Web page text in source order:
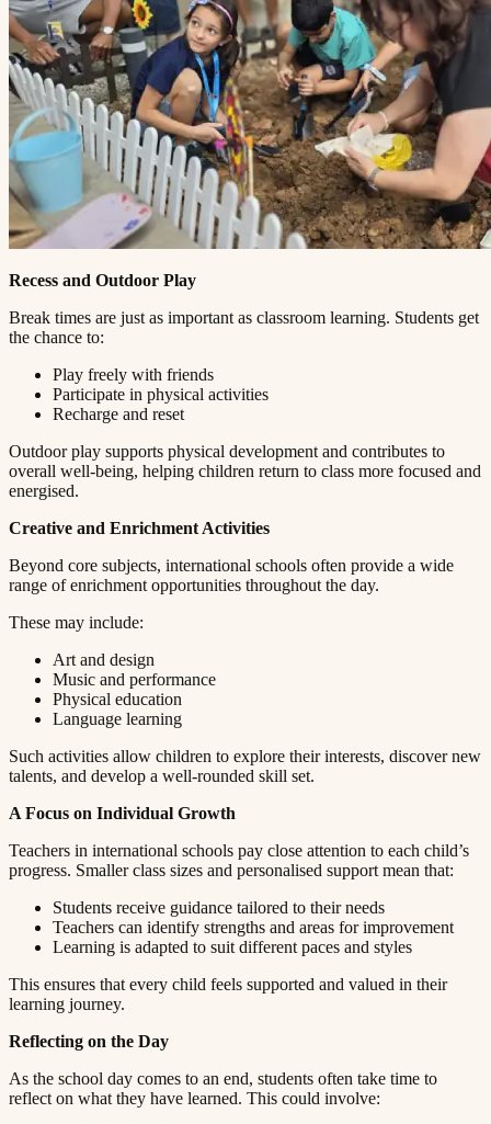
Recess and Outdoor Play​​​​‌ ‍ ​‍​‍‌‍ ‌ ​‍‌‍‍‌‌‍‌ ‌‍‍‌‌‍ ‍​‍​‍​ ‍‍​‍​‍‌ ​ ‌‍​‌‌‍ ‍‌‍‍‌‌ ‌​‌ ‍‌​‍ ‍‌‍‍‌‌‍ ​‍​‍​‍ ​​‍​‍‌‍‍​‌ ​‍‌‍‌‌‌‍‌‍​‍​‍​ ‍‍​‍​‍​‍ ‌ ​ ‌ ‌​‌ ‌‌‌‍‌​‌‍‍‌‌‍ ​‍ ‌‍‍‌‌‍ ‍‌ ‌​‌‍‌‌‌‍ ‍‌ ‌​​‍ ‌‍‌‌‌‍‌​‌‍‍‌‌ ‌​​‍ ‌‍ ‌‌‍ ‌‍‌​‌‍‌‌​ ‌‌ ​​‌ ​‍‌‍‌‌‌ ​ ‌‍‌‌‌‍ ‍‌ ‌​‌‍​‌‌ ‌​‌‍‍‌‌‍ ‌‍ ‍​ ‍ ‌‍‍‌‌‍‌​​ ‌​ ‌‍‌‍‌​​ ‌ ‌‍​ ​ ​‍‌‍‌‍​ ‍‌​ ​‍​‍ ‌​ ‌‍​ ‌ ​ ​‌​ ‌‌​‍ ‌​ ‌​​ ​‌‌‍‌‌​ ​‍​‍ ‌​ ‍​​ ‌ ‌‍‌‌​ ‌‌​‍ ‌‌‍‌‍‌‍‌‌‌‍‌‍‌‍​‍​ ‍‌‌‍​‍​ ​​​ ‌ ‌‍‌‌‌‍​ ​ ‍​​ ‌‍​ ‍ ‌ ‌​‌ ‍‌‌ ​​‌‍‌‌​ ‌‌‍ ‍‌‍‌‌‌ ‌ ‌ ​ ​ ‍ ‌ ​​‌‍​‌‌ ‌​‌‍‍​​ ‌‌‍​ ‌‍ ‌‍ ‍‌ ‌​‌‍‌‌‌‍ ‍‌ ‌​​‍‌‌​ ‌‌‌​​‍‌‌ ‌‍‍ ‌‍‌‌‌ ‍‌​‍‌‌​ ​ ‌​‌​​‍‌‌​ ​ ‌​‌​​‍‌‌​ ​‍​ ​‍​ ‌ ​ ‍​‌‍‌​‌‍​ ‌‍​‍​ ​‌‌‍​‍​ ‌‍​ ‌ ‌‍‌‌‌‍‌‍‌‍​ ​‍‌‌​ ​‍​ ​‍​‍‌‌​ ‌‌‌​‌​​‍ ‍‌‍​ ‌‍‍​‌‍‍‌‌‍ ​‌‍‌​‌ ​‍‌‍‌‌‌‍ ‍​‍‌‌​ ‌‌‌​​‍‌‌ ‌‍‍ ‌‍‌‌‌ ‍‌​‍‌‌​ ​ ‌​‌​​‍‌‌​ ​ ‌​‌​​‍‌‌​ ​‍​ ​‍‌‍​‌​ ​‍​ ​‍‌‍​ ​ ​‍​ ‌‍‌‍‌‍​ ‌‍‌‍​‌‌‍​ ​ ​​‌‍​‌​‍‌‌​ ​‍​ ​‍​‍‌‌​ ‌‌‌​‌​​‍ ‍‌ ‌​‌‍‌‌‌ ‍​‌ ‌​​ ‌‍​‍‌‍​‌‌ ​ ‌‍‌‌‌‌‌‌‌ ​‍‌‍ ​​ ‌​‍‌‌​ ​‍‌​‌‍‌ ​ ‌ ‌​‌ ‌‌‌‍‌​‌‍‍‌‌‍ ​‍‌‍‌‍‍‌‌‍‌​​ ‌​ ‌‍‌‍‌​​ ‌ ‌‍​ ​ ​‍‌‍‌‍​ ‍‌​ ​‍​‍ ‌​ ‌‍​ ‌ ​ ​‌​ ‌‌​‍ ‌​ ‌​​ ​‌‌‍‌‌​ ​‍​‍ ‌​ ‍​​ ‌ ‌‍‌‌​ ‌‌​‍ ‌‌‍‌‍‌‍‌‌‌‍‌‍‌‍​‍​ ‍‌‌‍​‍​ ​​​ ‌ ‌‍‌‌‌‍​ ​ ‍​​ ‌‍​‍‌‍‌ ‌​‌ ‍‌‌ ​​‌‍‌‌​ ‌‌‍ ‍‌‍‌‌‌ ‌ ‌ ​ ​‍‌‍‌ ​​‌‍​‌‌ ‌​‌‍‍​​ ‌‌‍​ ‌‍ ‌‍ ‍‌ ‌​‌‍‌‌‌‍ ‍‌ ‌​​‍‌‌​ ‌‌‌​​‍‌‌ ‌‍‍ ‌‍‌‌‌ ‍‌​‍‌‌​ ​ ‌​‌​​‍‌‌​ ​ ‌​‌​​‍‌‌​ ​‍​ ​‍​ ‌ ​ ‍​‌‍‌​‌‍​ ‌‍​‍​ ​‌‌‍​‍​ ‌‍​ ‌ ‌‍‌‌‌‍‌‍‌‍​ ​‍‌‌​ ​‍​ ​‍​‍‌‌​ ‌‌‌​‌​​‍ ‍‌‍​ ‌‍‍​‌‍‍‌‌‍ ​‌‍‌​‌ ​‍‌‍‌‌‌‍ ‍​‍‌‌​ ‌‌‌​​‍‌‌ ‌‍‍ ‌‍‌‌‌ ‍‌​‍‌‌​ ​ ‌​‌​​‍‌‌​ ​ ‌​‌​​‍‌‌​ ​‍​ ​‍‌‍​‌​ ​‍​ ​‍‌‍​ ​ ​‍​ ‌‍‌‍‌‍​ ‌‍‌‍​‌‌‍​ ​ ​​‌‍​‌​‍‌‌​ ​‍​ ​‍​‍‌‌​ ‌‌‌​‌​​‍ ‍‌ ‌​‌‍‌‌‌ ‍​‌ ‌​​‍‌‍‌ ​​‌‍‌‌‌ ​‍‌ ​ ‌ ​​‌‍‌‌‌‍​ ‌ ‌​‌‍‍‌‌ ‌‍‌‍‌‌​ ‌‌ ​​‌ ‌‌‌‍​‍‌‍ ​‌‍‍‌‌ ​ ‌‍‍​‌‍‌‌‌‍‌​​‍​‍‌ ‌
Break times are just as important as classroom learning. Students get
the chance to:​​​​‌ ‍ ​‍​‍‌‍ ‌ ​‍‌‍‍‌‌‍‌ ‌‍‍‌‌‍ ‍​‍​‍​ ‍‍​‍​‍‌ ​ ‌‍​‌‌‍ ‍‌‍‍‌‌ ‌​‌ ‍‌​‍ ‍‌‍‍‌‌‍ ​‍​‍​‍ ​​‍​‍‌‍‍​‌ ​‍‌‍‌‌‌‍‌‍​‍​‍​ ‍‍​‍​‍​‍ ‌ ​ ‌ ‌​‌ ‌‌‌‍‌​‌‍‍‌‌‍ ​‍ ‌‍‍‌‌‍ ‍‌ ‌​‌‍‌‌‌‍ ‍‌ ‌​​‍ ‌‍‌‌‌‍‌​‌‍‍‌‌ ‌​​‍ ‌‍ ‌‌‍ ‌‍‌​‌‍‌‌​ ‌‌ ​​‌ ​‍‌‍‌‌‌ ​ ‌‍‌‌‌‍ ‍‌ ‌​‌‍​‌‌ ‌​‌‍‍‌‌‍ ‌‍ ‍​ ‍ ‌‍‍‌‌‍‌​​ ‌​ ‌‍‌‍‌​​ ‌ ‌‍​ ​ ​‍‌‍‌‍​ ‍‌​ ​‍​‍ ‌​ ‌‍​ ‌ ​ ​‌​ ‌‌​‍ ‌​ ‌​​ ​‌‌‍‌‌​ ​‍​‍ ‌​ ‍​​ ‌ ‌‍‌‌​ ‌‌​‍ ‌‌‍‌‍‌‍‌‌‌‍‌‍‌‍​‍​ ‍‌‌‍​‍​ ​​​ ‌ ‌‍‌‌‌‍​ ​ ‍​​ ‌‍​ ‍ ‌ ‌​‌ ‍‌‌ ​​‌‍‌‌​ ‌‌‍ ‍‌‍‌‌‌ ‌ ‌ ​ ​ ‍ ‌ ​​‌‍​‌‌ ‌​‌‍‍​​ ‌‌‍​ ‌‍ ‌‍ ‍‌ ‌​‌‍‌‌‌‍ ‍‌ ‌​​‍‌‌​ ‌‌‌​​‍‌‌ ‌‍‍ ‌‍‌‌‌ ‍‌​‍‌‌​ ​ ‌​‌​​‍‌‌​ ​ ‌​‌​​‍‌‌​ ​‍​ ​‍​ ​ ​ ‌‍​ ​ ​ ‌‍​ ‌​‌‍‌​‌‍‌​‌‍‌​‌‍​ ​ ‌‌‌‍​‌‌‍‌‌​‍‌‌​ ​‍​ ​‍​‍‌‌​ ‌‌‌​‌​​‍ ‍‌‍​ ‌‍‍​‌‍‍‌‌‍ ​‌‍‌​‌ ​‍‌‍‌‌‌‍ ‍​‍‌‌​ ‌‌‌​​‍‌‌ ‌‍‍ ‌‍‌‌‌ ‍‌​‍‌‌​ ​ ‌​‌​​‍‌‌​ ​ ‌​‌​​‍‌‌​ ​‍​ ​‍​ ​‌‌‍​‌‌‍‌‌​ ​‍‌‍​‌​ ‌‌​ ‌‍​ ​‍​ ‌ ‌‍‌‌​ ​ ​ ‌‍​‍‌‌​ ​‍​ ​‍​‍‌‌​ ‌‌‌​‌​​‍ ‍‌ ‌​‌‍‌‌‌ ‍​‌ ‌​​ ‌‍​‍‌‍​‌‌ ​ ‌‍‌‌‌‌‌‌‌ ​‍‌‍ ​​ ‌​‍‌‌​ ​‍‌​‌‍‌ ​ ‌ ‌​‌ ‌‌‌‍‌​‌‍‍‌‌‍ ​‍‌‍‌‍‍‌‌‍‌​​ ‌​ ‌‍‌‍‌​​ ‌ ‌‍​ ​ ​‍‌‍‌‍​ ‍‌​ ​‍​‍ ‌​ ‌‍​ ‌ ​ ​‌​ ‌‌​‍ ‌​ ‌​​ ​‌‌‍‌‌​ ​‍​‍ ‌​ ‍​​ ‌ ‌‍‌‌​ ‌‌​‍ ‌‌‍‌‍‌‍‌‌‌‍‌‍‌‍​‍​ ‍‌‌‍​‍​ ​​​ ‌ ‌‍‌‌‌‍​ ​ ‍​​ ‌‍​‍‌‍‌ ‌​‌ ‍‌‌ ​​‌‍‌‌​ ‌‌‍ ‍‌‍‌‌‌ ‌ ‌ ​ ​‍‌‍‌ ​​‌‍​‌‌ ‌​‌‍‍​​ ‌‌‍​ ‌‍ ‌‍ ‍‌ ‌​‌‍‌‌‌‍ ‍‌ ‌​​‍‌‌​ ‌‌‌​​‍‌‌ ‌‍‍ ‌‍‌‌‌ ‍‌​‍‌‌​ ​ ‌​‌​​‍‌‌​ ​ ‌​‌​​‍‌‌​ ​‍​ ​‍​ ​ ​ ‌‍​ ​ ​ ‌‍​ ‌​‌‍‌​‌‍‌​‌‍‌​‌‍​ ​ ‌‌‌‍​‌‌‍‌‌​‍‌‌​ ​‍​ ​‍​‍‌‌​ ‌‌‌​‌​​‍ ‍‌‍​ ‌‍‍​‌‍‍‌‌‍ ​‌‍‌​‌ ​‍‌‍‌‌‌‍ ‍​‍‌‌​ ‌‌‌​​‍‌‌ ‌‍‍ ‌‍‌‌‌ ‍‌​‍‌‌​ ​ ‌​‌​​‍‌‌​ ​ ‌​‌​​‍‌‌​ ​‍​ ​‍​ ​‌‌‍​‌‌‍‌‌​ ​‍‌‍​‌​ ‌‌​ ‌‍​ ​‍​ ‌ ‌‍‌‌​ ​ ​ ‌‍​‍‌‌​ ​‍​ ​‍​‍‌‌​ ‌‌‌​‌​​‍ ‍‌ ‌​‌‍‌‌‌ ‍​‌ ‌​​‍‌‍‌ ​​‌‍‌‌‌ ​‍‌ ​ ‌ ​​‌‍‌‌‌‍​ ‌ ‌​‌‍‍‌‌ ‌‍‌‍‌‌​ ‌‌ ​​‌ ‌‌‌‍​‍‌‍ ​‌‍‍‌‌ ​ ‌‍‍​‌‍‌‌‌‍‌​​‍​‍‌ ‌
Play freely with friends​​​​‌ ‍ ​‍​‍‌‍ ‌ ​‍‌‍‍‌‌‍‌ ‌‍‍‌‌‍ ‍​‍​‍​ ‍‍​‍​‍‌ ​ ‌‍​‌‌‍ ‍‌‍‍‌‌ ‌​‌ ‍‌​‍ ‍‌‍‍‌‌‍ ​‍​‍​‍ ​​‍​‍‌‍‍​‌ ​‍‌‍‌‌‌‍‌‍​‍​‍​ ‍‍​‍​‍​‍ ‌ ​ ‌ ‌​‌ ‌‌‌‍‌​‌‍‍‌‌‍ ​‍ ‌‍‍‌‌‍ ‍‌ ‌​‌‍‌‌‌‍ ‍‌ ‌​​‍ ‌‍‌‌‌‍‌​‌‍‍‌‌ ‌​​‍ ‌‍ ‌‌‍ ‌‍‌​‌‍‌‌​ ‌‌ ​​‌ ​‍‌‍‌‌‌ ​ ‌‍‌‌‌‍ ‍‌ ‌​‌‍​‌‌ ‌​‌‍‍‌‌‍ ‌‍ ‍​ ‍ ‌‍‍‌‌‍‌​​ ‌​ ‌‍‌‍‌​​ ‌ ‌‍​ ​ ​‍‌‍‌‍​ ‍‌​ ​‍​‍ ‌​ ‌‍​ ‌ ​ ​‌​ ‌‌​‍ ‌​ ‌​​ ​‌‌‍‌‌​ ​‍​‍ ‌​ ‍​​ ‌ ‌‍‌‌​ ‌‌​‍ ‌‌‍‌‍‌‍‌‌‌‍‌‍‌‍​‍​ ‍‌‌‍​‍​ ​​​ ‌ ‌‍‌‌‌‍​ ​ ‍​​ ‌‍​ ‍ ‌ ‌​‌ ‍‌‌ ​​‌‍‌‌​ ‌‌‍ ‍‌‍‌‌‌ ‌ ‌ ​ ​ ‍ ‌ ​​‌‍​‌‌ ‌​‌‍‍​​ ‌‌‍​ ‌‍ ‌‍ ‍‌ ‌​‌‍‌‌‌‍ ‍‌ ‌​​‍‌‌​ ‌‌‌​​‍‌‌ ‌‍‍ ‌‍‌‌‌ ‍‌​‍‌‌​ ​ ‌​‌​​‍‌‌​ ​ ‌​‌​​‍‌‌​ ​‍​ ​‍‌‍‌‍​ ‌‌​ ‌‌​ ‌ ​ ‌​​ ​‍​ ‌‍‌‍‌‍​ ​‌​ ‌​​ ​‍‌‍​‌​‍‌‌​ ​‍​ ​‍​‍‌‌​ ‌‌‌​‌​​‍ ‍‌‍​ ‌‍‍​‌‍‍‌‌‍ ​‌‍‌​‌ ​‍‌‍‌‌‌‍ ‍​‍‌‌​ ‌‌‌​​‍‌‌ ‌‍‍ ‌‍‌‌‌ ‍‌​‍‌‌​ ​ ‌​‌​​‍‌‌​ ​ ‌​‌​​‍‌‌​ ​‍​ ​‍‌‍​‌​ ​​​ ‌​​ ‌​‌‍​‌​ ‌ ​ ​‍​ ‍​​ ‍‌‌‍​‍​ ‍‌‌‍‌‌​‍‌‌​ ​‍​ ​‍​‍‌‌​ ‌‌‌​‌​​‍ ‍‌ ‌​‌‍‌‌‌ ‍​‌ ‌​​ ‌‍​‍‌‍​‌‌ ​ ‌‍‌‌‌‌‌‌‌ ​‍‌‍ ​​ ‌​‍‌‌​ ​‍‌​‌‍‌ ​ ‌ ‌​‌ ‌‌‌‍‌​‌‍‍‌‌‍ ​‍‌‍‌‍‍‌‌‍‌​​ ‌​ ‌‍‌‍‌​​ ‌ ‌‍​ ​ ​‍‌‍‌‍​ ‍‌​ ​‍​‍ ‌​ ‌‍​ ‌ ​ ​‌​ ‌‌​‍ ‌​ ‌​​ ​‌‌‍‌‌​ ​‍​‍ ‌​ ‍​​ ‌ ‌‍‌‌​ ‌‌​‍ ‌‌‍‌‍‌‍‌‌‌‍‌‍‌‍​‍​ ‍‌‌‍​‍​ ​​​ ‌ ‌‍‌‌‌‍​ ​ ‍​​ ‌‍​‍‌‍‌ ‌​‌ ‍‌‌ ​​‌‍‌‌​ ‌‌‍ ‍‌‍‌‌‌ ‌ ‌ ​ ​‍‌‍‌ ​​‌‍​‌‌ ‌​‌‍‍​​ ‌‌‍​ ‌‍ ‌‍ ‍‌ ‌​‌‍‌‌‌‍ ‍‌ ‌​​‍‌‌​ ‌‌‌​​‍‌‌ ‌‍‍ ‌‍‌‌‌ ‍‌​‍‌‌​ ​ ‌​‌​​‍‌‌​ ​ ‌​‌​​‍‌‌​ ​‍​ ​‍‌‍‌‍​ ‌‌​ ‌‌​ ‌ ​ ‌​​ ​‍​ ‌‍‌‍‌‍​ ​‌​ ‌​​ ​‍‌‍​‌​‍‌‌​ ​‍​ ​‍​‍‌‌​ ‌‌‌​‌​​‍ ‍‌‍​ ‌‍‍​‌‍‍‌‌‍ ​‌‍‌​‌ ​‍‌‍‌‌‌‍ ‍​‍‌‌​ ‌‌‌​​‍‌‌ ‌‍‍ ‌‍‌‌‌ ‍‌​‍‌‌​ ​ ‌​‌​​‍‌‌​ ​ ‌​‌​​‍‌‌​ ​‍​ ​‍‌‍​‌​ ​​​ ‌​​ ‌​‌‍​‌​ ‌ ​ ​‍​ ‍​​ ‍‌‌‍​‍​ ‍‌‌‍‌‌​‍‌‌​ ​‍​ ​‍​‍‌‌​ ‌‌‌​‌​​‍ ‍‌ ‌​‌‍‌‌‌ ‍​‌ ‌​​‍‌‍‌ ​​‌‍‌‌‌ ​‍‌ ​ ‌ ​​‌‍‌‌‌‍​ ‌ ‌​‌‍‍‌‌ ‌‍‌‍‌‌​ ‌‌ ​​‌ ‌‌‌‍​‍‌‍ ​‌‍‍‌‌ ​ ‌‍‍​‌‍‌‌‌‍‌​​‍​‍‌ ‌
Participate in physical activities​​​​‌ ‍ ​‍​‍‌‍ ‌ ​‍‌‍‍‌‌‍‌ ‌‍‍‌‌‍ ‍​‍​‍​ ‍‍​‍​‍‌ ​ ‌‍​‌‌‍ ‍‌‍‍‌‌ ‌​‌ ‍‌​‍ ‍‌‍‍‌‌‍ ​‍​‍​‍ ​​‍​‍‌‍‍​‌ ​‍‌‍‌‌‌‍‌‍​‍​‍​ ‍‍​‍​‍​‍ ‌ ​ ‌ ‌​‌ ‌‌‌‍‌​‌‍‍‌‌‍ ​‍ ‌‍‍‌‌‍ ‍‌ ‌​‌‍‌‌‌‍ ‍‌ ‌​​‍ ‌‍‌‌‌‍‌​‌‍‍‌‌ ‌​​‍ ‌‍ ‌‌‍ ‌‍‌​‌‍‌‌​ ‌‌ ​​‌ ​‍‌‍‌‌‌ ​ ‌‍‌‌‌‍ ‍‌ ‌​‌‍​‌‌ ‌​‌‍‍‌‌‍ ‌‍ ‍​ ‍ ‌‍‍‌‌‍‌​​ ‌​ ‌‍‌‍‌​​ ‌ ‌‍​ ​ ​‍‌‍‌‍​ ‍‌​ ​‍​‍ ‌​ ‌‍​ ‌ ​ ​‌​ ‌‌​‍ ‌​ ‌​​ ​‌‌‍‌‌​ ​‍​‍ ‌​ ‍​​ ‌ ‌‍‌‌​ ‌‌​‍ ‌‌‍‌‍‌‍‌‌‌‍‌‍‌‍​‍​ ‍‌‌‍​‍​ ​​​ ‌ ‌‍‌‌‌‍​ ​ ‍​​ ‌‍​ ‍ ‌ ‌​‌ ‍‌‌ ​​‌‍‌‌​ ‌‌‍ ‍‌‍‌‌‌ ‌ ‌ ​ ​ ‍ ‌ ​​‌‍​‌‌ ‌​‌‍‍​​ ‌‌‍​ ‌‍ ‌‍ ‍‌ ‌​‌‍‌‌‌‍ ‍‌ ‌​​‍‌‌​ ‌‌‌​​‍‌‌ ‌‍‍ ‌‍‌‌‌ ‍‌​‍‌‌​ ​ ‌​‌​​‍‌‌​ ​ ‌​‌​​‍‌‌​ ​‍​ ​‍‌‍‌​‌‍‌‌​ ‌‍​ ​‌‌‍​ ‌‍‌‍‌‍​ ‌‍‌‌‌‍‌​‌‍‌​‌‍‌‌​ ‍‌​‍‌‌​ ​‍​ ​‍​‍‌‌​ ‌‌‌​‌​​‍ ‍‌‍​ ‌‍‍​‌‍‍‌‌‍ ​‌‍‌​‌ ​‍‌‍‌‌‌‍ ‍​‍‌‌​ ‌‌‌​​‍‌‌ ‌‍‍ ‌‍‌‌‌ ‍‌​‍‌‌​ ​ ‌​‌​​‍‌‌​ ​ ‌​‌​​‍‌‌​ ​‍​ ​‍‌‍‌‍​ ‍‌​ ‌​‌‍‌‌​ ​​​ ‍​​ ​‍​ ​‍‌‍‌​‌‍​ ​ ‌ ‌‍‌‌​‍‌‌​ ​‍​ ​‍​‍‌‌​ ‌‌‌​‌​​‍ ‍‌ ‌​‌‍‌‌‌ ‍​‌ ‌​​ ‌‍​‍‌‍​‌‌ ​ ‌‍‌‌‌‌‌‌‌ ​‍‌‍ ​​ ‌​‍‌‌​ ​‍‌​‌‍‌ ​ ‌ ‌​‌ ‌‌‌‍‌​‌‍‍‌‌‍ ​‍‌‍‌‍‍‌‌‍‌​​ ‌​ ‌‍‌‍‌​​ ‌ ‌‍​ ​ ​‍‌‍‌‍​ ‍‌​ ​‍​‍ ‌​ ‌‍​ ‌ ​ ​‌​ ‌‌​‍ ‌​ ‌​​ ​‌‌‍‌‌​ ​‍​‍ ‌​ ‍​​ ‌ ‌‍‌‌​ ‌‌​‍ ‌‌‍‌‍‌‍‌‌‌‍‌‍‌‍​‍​ ‍‌‌‍​‍​ ​​​ ‌ ‌‍‌‌‌‍​ ​ ‍​​ ‌‍​‍‌‍‌ ‌​‌ ‍‌‌ ​​‌‍‌‌​ ‌‌‍ ‍‌‍‌‌‌ ‌ ‌ ​ ​‍‌‍‌ ​​‌‍​‌‌ ‌​‌‍‍​​ ‌‌‍​ ‌‍ ‌‍ ‍‌ ‌​‌‍‌‌‌‍ ‍‌ ‌​​‍‌‌​ ‌‌‌​​‍‌‌ ‌‍‍ ‌‍‌‌‌ ‍‌​‍‌‌​ ​ ‌​‌​​‍‌‌​ ​ ‌​‌​​‍‌‌​ ​‍​ ​‍‌‍‌​‌‍‌‌​ ‌‍​ ​‌‌‍​ ‌‍‌‍‌‍​ ‌‍‌‌‌‍‌​‌‍‌​‌‍‌‌​ ‍‌​‍‌‌​ ​‍​ ​‍​‍‌‌​ ‌‌‌​‌​​‍ ‍‌‍​ ‌‍‍​‌‍‍‌‌‍ ​‌‍‌​‌ ​‍‌‍‌‌‌‍ ‍​‍‌‌​ ‌‌‌​​‍‌‌ ‌‍‍ ‌‍‌‌‌ ‍‌​‍‌‌​ ​ ‌​‌​​‍‌‌​ ​ ‌​‌​​‍‌‌​ ​‍​ ​‍‌‍‌‍​ ‍‌​ ‌​‌‍‌‌​ ​​​ ‍​​ ​‍​ ​‍‌‍‌​‌‍​ ​ ‌ ‌‍‌‌​‍‌‌​ ​‍​ ​‍​‍‌‌​ ‌‌‌​‌​​‍ ‍‌ ‌​‌‍‌‌‌ ‍​‌ ‌​​‍‌‍‌ ​​‌‍‌‌‌ ​‍‌ ​ ‌ ​​‌‍‌‌‌‍​ ‌ ‌​‌‍‍‌‌ ‌‍‌‍‌‌​ ‌‌ ​​‌ ‌‌‌‍​‍‌‍ ​‌‍‍‌‌ ​ ‌‍‍​‌‍‌‌‌‍‌​​‍​‍‌ ‌
Recharge and reset​​​​‌ ‍ ​‍​‍‌‍ ‌ ​‍‌‍‍‌‌‍‌ ‌‍‍‌‌‍ ‍​‍​‍​ ‍‍​‍​‍‌ ​ ‌‍​‌‌‍ ‍‌‍‍‌‌ ‌​‌ ‍‌​‍ ‍‌‍‍‌‌‍ ​‍​‍​‍ ​​‍​‍‌‍‍​‌ ​‍‌‍‌‌‌‍‌‍​‍​‍​ ‍‍​‍​‍​‍ ‌ ​ ‌ ‌​‌ ‌‌‌‍‌​‌‍‍‌‌‍ ​‍ ‌‍‍‌‌‍ ‍‌ ‌​‌‍‌‌‌‍ ‍‌ ‌​​‍ ‌‍‌‌‌‍‌​‌‍‍‌‌ ‌​​‍ ‌‍ ‌‌‍ ‌‍‌​‌‍‌‌​ ‌‌ ​​‌ ​‍‌‍‌‌‌ ​ ‌‍‌‌‌‍ ‍‌ ‌​‌‍​‌‌ ‌​‌‍‍‌‌‍ ‌‍ ‍​ ‍ ‌‍‍‌‌‍‌​​ ‌​ ‌‍‌‍‌​​ ‌ ‌‍​ ​ ​‍‌‍‌‍​ ‍‌​ ​‍​‍ ‌​ ‌‍​ ‌ ​ ​‌​ ‌‌​‍ ‌​ ‌​​ ​‌‌‍‌‌​ ​‍​‍ ‌​ ‍​​ ‌ ‌‍‌‌​ ‌‌​‍ ‌‌‍‌‍‌‍‌‌‌‍‌‍‌‍​‍​ ‍‌‌‍​‍​ ​​​ ‌ ‌‍‌‌‌‍​ ​ ‍​​ ‌‍​ ‍ ‌ ‌​‌ ‍‌‌ ​​‌‍‌‌​ ‌‌‍ ‍‌‍‌‌‌ ‌ ‌ ​ ​ ‍ ‌ ​​‌‍​‌‌ ‌​‌‍‍​​ ‌‌‍​ ‌‍ ‌‍ ‍‌ ‌​‌‍‌‌‌‍ ‍‌ ‌​​‍‌‌​ ‌‌‌​​‍‌‌ ‌‍‍ ‌‍‌‌‌ ‍‌​‍‌‌​ ​ ‌​‌​​‍‌‌​ ​ ‌​‌​​‍‌‌​ ​‍​ ​‍‌‍​ ‌‍​‌​ ‌‍‌‍‌‌​ ‌​‌‍‌‌‌‍‌‌​ ‌ ​ ‍​​ ‌‌‌‍​ ‌‍‌‌​‍‌‌​ ​‍​ ​‍​‍‌‌​ ‌‌‌​‌​​‍ ‍‌‍​ ‌‍‍​‌‍‍‌‌‍ ​‌‍‌​‌ ​‍‌‍‌‌‌‍ ‍​‍‌‌​ ‌‌‌​​‍‌‌ ‌‍‍ ‌‍‌‌‌ ‍‌​‍‌‌​ ​ ‌​‌​​‍‌‌​ ​ ‌​‌​​‍‌‌​ ​‍​ ​‍‌‍​‍‌‍‌‍‌‍​‍‌‍‌‍​ ‌‌‌‍‌‍​ ​‌‌‍‌‍​ ​‍​ ‌​​ ​​‌‍‌​​‍‌‌​ ​‍​ ​‍​‍‌‌​ ‌‌‌​‌​​‍ ‍‌ ‌​‌‍‌‌‌ ‍​‌ ‌​​ ‌‍​‍‌‍​‌‌ ​ ‌‍‌‌‌‌‌‌‌ ​‍‌‍ ​​ ‌​‍‌‌​ ​‍‌​‌‍‌ ​ ‌ ‌​‌ ‌‌‌‍‌​‌‍‍‌‌‍ ​‍‌‍‌‍‍‌‌‍‌​​ ‌​ ‌‍‌‍‌​​ ‌ ‌‍​ ​ ​‍‌‍‌‍​ ‍‌​ ​‍​‍ ‌​ ‌‍​ ‌ ​ ​‌​ ‌‌​‍ ‌​ ‌​​ ​‌‌‍‌‌​ ​‍​‍ ‌​ ‍​​ ‌ ‌‍‌‌​ ‌‌​‍ ‌‌‍‌‍‌‍‌‌‌‍‌‍‌‍​‍​ ‍‌‌‍​‍​ ​​​ ‌ ‌‍‌‌‌‍​ ​ ‍​​ ‌‍​‍‌‍‌ ‌​‌ ‍‌‌ ​​‌‍‌‌​ ‌‌‍ ‍‌‍‌‌‌ ‌ ‌ ​ ​‍‌‍‌ ​​‌‍​‌‌ ‌​‌‍‍​​ ‌‌‍​ ‌‍ ‌‍ ‍‌ ‌​‌‍‌‌‌‍ ‍‌ ‌​​‍‌‌​ ‌‌‌​​‍‌‌ ‌‍‍ ‌‍‌‌‌ ‍‌​‍‌‌​ ​ ‌​‌​​‍‌‌​ ​ ‌​‌​​‍‌‌​ ​‍​ ​‍‌‍​ ‌‍​‌​ ‌‍‌‍‌‌​ ‌​‌‍‌‌‌‍‌‌​ ‌ ​ ‍​​ ‌‌‌‍​ ‌‍‌‌​‍‌‌​ ​‍​ ​‍​‍‌‌​ ‌‌‌​‌​​‍ ‍‌‍​ ‌‍‍​‌‍‍‌‌‍ ​‌‍‌​‌ ​‍‌‍‌‌‌‍ ‍​‍‌‌​ ‌‌‌​​‍‌‌ ‌‍‍ ‌‍‌‌‌ ‍‌​‍‌‌​ ​ ‌​‌​​‍‌‌​ ​ ‌​‌​​‍‌‌​ ​‍​ ​‍‌‍​‍‌‍‌‍‌‍​‍‌‍‌‍​ ‌‌‌‍‌‍​ ​‌‌‍‌‍​ ​‍​ ‌​​ ​​‌‍‌​​‍‌‌​ ​‍​ ​‍​‍‌‌​ ‌‌‌​‌​​‍ ‍‌ ‌​‌‍‌‌‌ ‍​‌ ‌​​‍‌‍‌ ​​‌‍‌‌‌ ​‍‌ ​ ‌ ​​‌‍‌‌‌‍​ ‌ ‌​‌‍‍‌‌ ‌‍‌‍‌‌​ ‌‌ ​​‌ ‌‌‌‍​‍‌‍ ​‌‍‍‌‌ ​ ‌‍‍​‌‍‌‌‌‍‌​​‍​‍‌ ‌
Outdoor play supports physical development and contributes to
overall well-being, helping children return to class more focused and
energised.​​​​‌ ‍ ​‍​‍‌‍ ‌ ​‍‌‍‍‌‌‍‌ ‌‍‍‌‌‍ ‍​‍​‍​ ‍‍​‍​‍‌ ​ ‌‍​‌‌‍ ‍‌‍‍‌‌ ‌​‌ ‍‌​‍ ‍‌‍‍‌‌‍ ​‍​‍​‍ ​​‍​‍‌‍‍​‌ ​‍‌‍‌‌‌‍‌‍​‍​‍​ ‍‍​‍​‍​‍ ‌ ​ ‌ ‌​‌ ‌‌‌‍‌​‌‍‍‌‌‍ ​‍ ‌‍‍‌‌‍ ‍‌ ‌​‌‍‌‌‌‍ ‍‌ ‌​​‍ ‌‍‌‌‌‍‌​‌‍‍‌‌ ‌​​‍ ‌‍ ‌‌‍ ‌‍‌​‌‍‌‌​ ‌‌ ​​‌ ​‍‌‍‌‌‌ ​ ‌‍‌‌‌‍ ‍‌ ‌​‌‍​‌‌ ‌​‌‍‍‌‌‍ ‌‍ ‍​ ‍ ‌‍‍‌‌‍‌​​ ‌​ ‌‍‌‍‌​​ ‌ ‌‍​ ​ ​‍‌‍‌‍​ ‍‌​ ​‍​‍ ‌​ ‌‍​ ‌ ​ ​‌​ ‌‌​‍ ‌​ ‌​​ ​‌‌‍‌‌​ ​‍​‍ ‌​ ‍​​ ‌ ‌‍‌‌​ ‌‌​‍ ‌‌‍‌‍‌‍‌‌‌‍‌‍‌‍​‍​ ‍‌‌‍​‍​ ​​​ ‌ ‌‍‌‌‌‍​ ​ ‍​​ ‌‍​ ‍ ‌ ‌​‌ ‍‌‌ ​​‌‍‌‌​ ‌‌‍ ‍‌‍‌‌‌ ‌ ‌ ​ ​ ‍ ‌ ​​‌‍​‌‌ ‌​‌‍‍​​ ‌‌‍​ ‌‍ ‌‍ ‍‌ ‌​‌‍‌‌‌‍ ‍‌ ‌​​‍‌‌​ ‌‌‌​​‍‌‌ ‌‍‍ ‌‍‌‌‌ ‍‌​‍‌‌​ ​ ‌​‌​​‍‌‌​ ​ ‌​‌​​‍‌‌​ ​‍​ ​‍​ ​​‌‍‌​​ ‌​​ ‌ ​ ​‌‌‍‌‍​ ​‍‌‍​‍​ ​‌​ ‌ ​ ​‌​ ‌​​‍‌‌​ ​‍​ ​‍​‍‌‌​ ‌‌‌​‌​​‍ ‍‌‍​ ‌‍‍​‌‍‍‌‌‍ ​‌‍‌​‌ ​‍‌‍‌‌‌‍ ‍​‍‌‌​ ‌‌‌​​‍‌‌ ‌‍‍ ‌‍‌‌‌ ‍‌​‍‌‌​ ​ ‌​‌​​‍‌‌​ ​ ‌​‌​​‍‌‌​ ​‍​ ​‍‌‍​‍‌‍‌​​ ‌​​ ​​‌‍‌‌‌‍‌‌​ ​ ‌‍​‌‌‍​‍‌‍‌‍​ ‌​‌‍​‍​‍‌‌​ ​‍​ ​‍​‍‌‌​ ‌‌‌​‌​​‍ ‍‌ ‌​‌‍‌‌‌ ‍​‌ ‌​​ ‌‍​‍‌‍​‌‌ ​ ‌‍‌‌‌‌‌‌‌ ​‍‌‍ ​​ ‌​‍‌‌​ ​‍‌​‌‍‌ ​ ‌ ‌​‌ ‌‌‌‍‌​‌‍‍‌‌‍ ​‍‌‍‌‍‍‌‌‍‌​​ ‌​ ‌‍‌‍‌​​ ‌ ‌‍​ ​ ​‍‌‍‌‍​ ‍‌​ ​‍​‍ ‌​ ‌‍​ ‌ ​ ​‌​ ‌‌​‍ ‌​ ‌​​ ​‌‌‍‌‌​ ​‍​‍ ‌​ ‍​​ ‌ ‌‍‌‌​ ‌‌​‍ ‌‌‍‌‍‌‍‌‌‌‍‌‍‌‍​‍​ ‍‌‌‍​‍​ ​​​ ‌ ‌‍‌‌‌‍​ ​ ‍​​ ‌‍​‍‌‍‌ ‌​‌ ‍‌‌ ​​‌‍‌‌​ ‌‌‍ ‍‌‍‌‌‌ ‌ ‌ ​ ​‍‌‍‌ ​​‌‍​‌‌ ‌​‌‍‍​​ ‌‌‍​ ‌‍ ‌‍ ‍‌ ‌​‌‍‌‌‌‍ ‍‌ ‌​​‍‌‌​ ‌‌‌​​‍‌‌ ‌‍‍ ‌‍‌‌‌ ‍‌​‍‌‌​ ​ ‌​‌​​‍‌‌​ ​ ‌​‌​​‍‌‌​ ​‍​ ​‍​ ​​‌‍‌​​ ‌​​ ‌ ​ ​‌‌‍‌‍​ ​‍‌‍​‍​ ​‌​ ‌ ​ ​‌​ ‌​​‍‌‌​ ​‍​ ​‍​‍‌‌​ ‌‌‌​‌​​‍ ‍‌‍​ ‌‍‍​‌‍‍‌‌‍ ​‌‍‌​‌ ​‍‌‍‌‌‌‍ ‍​‍‌‌​ ‌‌‌​​‍‌‌ ‌‍‍ ‌‍‌‌‌ ‍‌​‍‌‌​ ​ ‌​‌​​‍‌‌​ ​ ‌​‌​​‍‌‌​ ​‍​ ​‍‌‍​‍‌‍‌​​ ‌​​ ​​‌‍‌‌‌‍‌‌​ ​ ‌‍​‌‌‍​‍‌‍‌‍​ ‌​‌‍​‍​‍‌‌​ ​‍​ ​‍​‍‌‌​ ‌‌‌​‌​​‍ ‍‌ ‌​‌‍‌‌‌ ‍​‌ ‌​​‍‌‍‌ ​​‌‍‌‌‌ ​‍‌ ​ ‌ ​​‌‍‌‌‌‍​ ‌ ‌​‌‍‍‌‌ ‌‍‌‍‌‌​ ‌‌ ​​‌ ‌‌‌‍​‍‌‍ ​‌‍‍‌‌ ​ ‌‍‍​‌‍‌‌‌‍‌​​‍​‍‌ ‌
Creative and Enrichment Activities​​​​‌ ‍ ​‍​‍‌‍ ‌ ​‍‌‍‍‌‌‍‌ ‌‍‍‌‌‍ ‍​‍​‍​ ‍‍​‍​‍‌ ​ ‌‍​‌‌‍ ‍‌‍‍‌‌ ‌​‌ ‍‌​‍ ‍‌‍‍‌‌‍ ​‍​‍​‍ ​​‍​‍‌‍‍​‌ ​‍‌‍‌‌‌‍‌‍​‍​‍​ ‍‍​‍​‍​‍ ‌ ​ ‌ ‌​‌ ‌‌‌‍‌​‌‍‍‌‌‍ ​‍ ‌‍‍‌‌‍ ‍‌ ‌​‌‍‌‌‌‍ ‍‌ ‌​​‍ ‌‍‌‌‌‍‌​‌‍‍‌‌ ‌​​‍ ‌‍ ‌‌‍ ‌‍‌​‌‍‌‌​ ‌‌ ​​‌ ​‍‌‍‌‌‌ ​ ‌‍‌‌‌‍ ‍‌ ‌​‌‍​‌‌ ‌​‌‍‍‌‌‍ ‌‍ ‍​ ‍ ‌‍‍‌‌‍‌​​ ‌​ ‌‍‌‍‌​​ ‌ ‌‍​ ​ ​‍‌‍‌‍​ ‍‌​ ​‍​‍ ‌​ ‌‍​ ‌ ​ ​‌​ ‌‌​‍ ‌​ ‌​​ ​‌‌‍‌‌​ ​‍​‍ ‌​ ‍​​ ‌ ‌‍‌‌​ ‌‌​‍ ‌‌‍‌‍‌‍‌‌‌‍‌‍‌‍​‍​ ‍‌‌‍​‍​ ​​​ ‌ ‌‍‌‌‌‍​ ​ ‍​​ ‌‍​ ‍ ‌ ‌​‌ ‍‌‌ ​​‌‍‌‌​ ‌‌‍ ‍‌‍‌‌‌ ‌ ‌ ​ ​ ‍ ‌ ​​‌‍​‌‌ ‌​‌‍‍​​ ‌‌‍​ ‌‍ ‌‍ ‍‌ ‌​‌‍‌‌‌‍ ‍‌ ‌​​‍‌‌​ ‌‌‌​​‍‌‌ ‌‍‍ ‌‍‌‌‌ ‍‌​‍‌‌​ ​ ‌​‌​​‍‌‌​ ​ ‌​‌​​‍‌‌​ ​‍​ ​‍​ ​ ‌‍​ ​ ​‌​ ‍​‌‍‌‍​ ‌​​ ‍‌​ ‍​​ ‌ ​ ‌ ​ ‍​‌‍‌‌​‍‌‌​ ​‍​ ​‍​‍‌‌​ ‌‌‌​‌​​‍ ‍‌‍​ ‌‍‍​‌‍‍‌‌‍ ​‌‍‌​‌ ​‍‌‍‌‌‌‍ ‍​‍‌‌​ ‌‌‌​​‍‌‌ ‌‍‍ ‌‍‌‌‌ ‍‌​‍‌‌​ ​ ‌​‌​​‍‌‌​ ​ ‌​‌​​‍‌‌​ ​‍​ ​‍‌‍‌‌‌‍‌‌‌‍‌​​ ‌‍​ ​ ​ ‌​‌‍‌​‌‍‌‍‌‍​ ​ ‍‌​ ‌‍‌‍‌‍​‍‌‌​ ​‍​ ​‍​‍‌‌​ ‌‌‌​‌​​‍ ‍‌ ‌​‌‍‌‌‌ ‍​‌ ‌​​ ‌‍​‍‌‍​‌‌ ​ ‌‍‌‌‌‌‌‌‌ ​‍‌‍ ​​ ‌​‍‌‌​ ​‍‌​‌‍‌ ​ ‌ ‌​‌ ‌‌‌‍‌​‌‍‍‌‌‍ ​‍‌‍‌‍‍‌‌‍‌​​ ‌​ ‌‍‌‍‌​​ ‌ ‌‍​ ​ ​‍‌‍‌‍​ ‍‌​ ​‍​‍ ‌​ ‌‍​ ‌ ​ ​‌​ ‌‌​‍ ‌​ ‌​​ ​‌‌‍‌‌​ ​‍​‍ ‌​ ‍​​ ‌ ‌‍‌‌​ ‌‌​‍ ‌‌‍‌‍‌‍‌‌‌‍‌‍‌‍​‍​ ‍‌‌‍​‍​ ​​​ ‌ ‌‍‌‌‌‍​ ​ ‍​​ ‌‍​‍‌‍‌ ‌​‌ ‍‌‌ ​​‌‍‌‌​ ‌‌‍ ‍‌‍‌‌‌ ‌ ‌ ​ ​‍‌‍‌ ​​‌‍​‌‌ ‌​‌‍‍​​ ‌‌‍​ ‌‍ ‌‍ ‍‌ ‌​‌‍‌‌‌‍ ‍‌ ‌​​‍‌‌​ ‌‌‌​​‍‌‌ ‌‍‍ ‌‍‌‌‌ ‍‌​‍‌‌​ ​ ‌​‌​​‍‌‌​ ​ ‌​‌​​‍‌‌​ ​‍​ ​‍​ ​ ‌‍​ ​ ​‌​ ‍​‌‍‌‍​ ‌​​ ‍‌​ ‍​​ ‌ ​ ‌ ​ ‍​‌‍‌‌​‍‌‌​ ​‍​ ​‍​‍‌‌​ ‌‌‌​‌​​‍ ‍‌‍​ ‌‍‍​‌‍‍‌‌‍ ​‌‍‌​‌ ​‍‌‍‌‌‌‍ ‍​‍‌‌​ ‌‌‌​​‍‌‌ ‌‍‍ ‌‍‌‌‌ ‍‌​‍‌‌​ ​ ‌​‌​​‍‌‌​ ​ ‌​‌​​‍‌‌​ ​‍​ ​‍‌‍‌‌‌‍‌‌‌‍‌​​ ‌‍​ ​ ​ ‌​‌‍‌​‌‍‌‍‌‍​ ​ ‍‌​ ‌‍‌‍‌‍​‍‌‌​ ​‍​ ​‍​‍‌‌​ ‌‌‌​‌​​‍ ‍‌ ‌​‌‍‌‌‌ ‍​‌ ‌​​‍‌‍‌ ​​‌‍‌‌‌ ​‍‌ ​ ‌ ​​‌‍‌‌‌‍​ ‌ ‌​‌‍‍‌‌ ‌‍‌‍‌‌​ ‌‌ ​​‌ ‌‌‌‍​‍‌‍ ​‌‍‍‌‌ ​ ‌‍‍​‌‍‌‌‌‍‌​​‍​‍‌ ‌
Beyond core subjects, international schools often provide a wide
range of enrichment opportunities throughout the day.​​​​‌ ‍ ​‍​‍‌‍ ‌ ​‍‌‍‍‌‌‍‌ ‌‍‍‌‌‍ ‍​‍​‍​ ‍‍​‍​‍‌ ​ ‌‍​‌‌‍ ‍‌‍‍‌‌ ‌​‌ ‍‌​‍ ‍‌‍‍‌‌‍ ​‍​‍​‍ ​​‍​‍‌‍‍​‌ ​‍‌‍‌‌‌‍‌‍​‍​‍​ ‍‍​‍​‍​‍ ‌ ​ ‌ ‌​‌ ‌‌‌‍‌​‌‍‍‌‌‍ ​‍ ‌‍‍‌‌‍ ‍‌ ‌​‌‍‌‌‌‍ ‍‌ ‌​​‍ ‌‍‌‌‌‍‌​‌‍‍‌‌ ‌​​‍ ‌‍ ‌‌‍ ‌‍‌​‌‍‌‌​ ‌‌ ​​‌ ​‍‌‍‌‌‌ ​ ‌‍‌‌‌‍ ‍‌ ‌​‌‍​‌‌ ‌​‌‍‍‌‌‍ ‌‍ ‍​ ‍ ‌‍‍‌‌‍‌​​ ‌​ ‌‍‌‍‌​​ ‌ ‌‍​ ​ ​‍‌‍‌‍​ ‍‌​ ​‍​‍ ‌​ ‌‍​ ‌ ​ ​‌​ ‌‌​‍ ‌​ ‌​​ ​‌‌‍‌‌​ ​‍​‍ ‌​ ‍​​ ‌ ‌‍‌‌​ ‌‌​‍ ‌‌‍‌‍‌‍‌‌‌‍‌‍‌‍​‍​ ‍‌‌‍​‍​ ​​​ ‌ ‌‍‌‌‌‍​ ​ ‍​​ ‌‍​ ‍ ‌ ‌​‌ ‍‌‌ ​​‌‍‌‌​ ‌‌‍ ‍‌‍‌‌‌ ‌ ‌ ​ ​ ‍ ‌ ​​‌‍​‌‌ ‌​‌‍‍​​ ‌‌‍​ ‌‍ ‌‍ ‍‌ ‌​‌‍‌‌‌‍ ‍‌ ‌​​‍‌‌​ ‌‌‌​​‍‌‌ ‌‍‍ ‌‍‌‌‌ ‍‌​‍‌‌​ ​ ‌​‌​​‍‌‌​ ​ ‌​‌​​‍‌‌​ ​‍​ ​‍​ ‍‌​ ​​‌‍‌‌​ ​ ​ ‌‌​ ​​​ ​‌​ ​​‌‍‌‍‌‍‌​​ ‍​​ ​​​‍‌‌​ ​‍​ ​‍​‍‌‌​ ‌‌‌​‌​​‍ ‍‌‍​ ‌‍‍​‌‍‍‌‌‍ ​‌‍‌​‌ ​‍‌‍‌‌‌‍ ‍​‍‌‌​ ‌‌‌​​‍‌‌ ‌‍‍ ‌‍‌‌‌ ‍‌​‍‌‌​ ​ ‌​‌​​‍‌‌​ ​ ‌​‌​​‍‌‌​ ​‍​ ​‍​ ‌‍‌‍​ ​ ‍​​ ‌​​ ‌‍​ ‌‍​ ‍​‌‍​‌​ ​ ‌‍​ ​ ‌​​ ‌ ​‍‌‌​ ​‍​ ​‍​‍‌‌​ ‌‌‌​‌​​‍ ‍‌ ‌​‌‍‌‌‌ ‍​‌ ‌​​ ‌‍​‍‌‍​‌‌ ​ ‌‍‌‌‌‌‌‌‌ ​‍‌‍ ​​ ‌​‍‌‌​ ​‍‌​‌‍‌ ​ ‌ ‌​‌ ‌‌‌‍‌​‌‍‍‌‌‍ ​‍‌‍‌‍‍‌‌‍‌​​ ‌​ ‌‍‌‍‌​​ ‌ ‌‍​ ​ ​‍‌‍‌‍​ ‍‌​ ​‍​‍ ‌​ ‌‍​ ‌ ​ ​‌​ ‌‌​‍ ‌​ ‌​​ ​‌‌‍‌‌​ ​‍​‍ ‌​ ‍​​ ‌ ‌‍‌‌​ ‌‌​‍ ‌‌‍‌‍‌‍‌‌‌‍‌‍‌‍​‍​ ‍‌‌‍​‍​ ​​​ ‌ ‌‍‌‌‌‍​ ​ ‍​​ ‌‍​‍‌‍‌ ‌​‌ ‍‌‌ ​​‌‍‌‌​ ‌‌‍ ‍‌‍‌‌‌ ‌ ‌ ​ ​‍‌‍‌ ​​‌‍​‌‌ ‌​‌‍‍​​ ‌‌‍​ ‌‍ ‌‍ ‍‌ ‌​‌‍‌‌‌‍ ‍‌ ‌​​‍‌‌​ ‌‌‌​​‍‌‌ ‌‍‍ ‌‍‌‌‌ ‍‌​‍‌‌​ ​ ‌​‌​​‍‌‌​ ​ ‌​‌​​‍‌‌​ ​‍​ ​‍​ ‍‌​ ​​‌‍‌‌​ ​ ​ ‌‌​ ​​​ ​‌​ ​​‌‍‌‍‌‍‌​​ ‍​​ ​​​‍‌‌​ ​‍​ ​‍​‍‌‌​ ‌‌‌​‌​​‍ ‍‌‍​ ‌‍‍​‌‍‍‌‌‍ ​‌‍‌​‌ ​‍‌‍‌‌‌‍ ‍​‍‌‌​ ‌‌‌​​‍‌‌ ‌‍‍ ‌‍‌‌‌ ‍‌​‍‌‌​ ​ ‌​‌​​‍‌‌​ ​ ‌​‌​​‍‌‌​ ​‍​ ​‍​ ‌‍‌‍​ ​ ‍​​ ‌​​ ‌‍​ ‌‍​ ‍​‌‍​‌​ ​ ‌‍​ ​ ‌​​ ‌ ​‍‌‌​ ​‍​ ​‍​‍‌‌​ ‌‌‌​‌​​‍ ‍‌ ‌​‌‍‌‌‌ ‍​‌ ‌​​‍‌‍‌ ​​‌‍‌‌‌ ​‍‌ ​ ‌ ​​‌‍‌‌‌‍​ ‌ ‌​‌‍‍‌‌ ‌‍‌‍‌‌​ ‌‌ ​​‌ ‌‌‌‍​‍‌‍ ​‌‍‍‌‌ ​ ‌‍‍​‌‍‌‌‌‍‌​​‍​‍‌ ‌
These may include:​​​​‌ ‍ ​‍​‍‌‍ ‌ ​‍‌‍‍‌‌‍‌ ‌‍‍‌‌‍ ‍​‍​‍​ ‍‍​‍​‍‌ ​ ‌‍​‌‌‍ ‍‌‍‍‌‌ ‌​‌ ‍‌​‍ ‍‌‍‍‌‌‍ ​‍​‍​‍ ​​‍​‍‌‍‍​‌ ​‍‌‍‌‌‌‍‌‍​‍​‍​ ‍‍​‍​‍​‍ ‌ ​ ‌ ‌​‌ ‌‌‌‍‌​‌‍‍‌‌‍ ​‍ ‌‍‍‌‌‍ ‍‌ ‌​‌‍‌‌‌‍ ‍‌ ‌​​‍ ‌‍‌‌‌‍‌​‌‍‍‌‌ ‌​​‍ ‌‍ ‌‌‍ ‌‍‌​‌‍‌‌​ ‌‌ ​​‌ ​‍‌‍‌‌‌ ​ ‌‍‌‌‌‍ ‍‌ ‌​‌‍​‌‌ ‌​‌‍‍‌‌‍ ‌‍ ‍​ ‍ ‌‍‍‌‌‍‌​​ ‌​ ‌‍‌‍‌​​ ‌ ‌‍​ ​ ​‍‌‍‌‍​ ‍‌​ ​‍​‍ ‌​ ‌‍​ ‌ ​ ​‌​ ‌‌​‍ ‌​ ‌​​ ​‌‌‍‌‌​ ​‍​‍ ‌​ ‍​​ ‌ ‌‍‌‌​ ‌‌​‍ ‌‌‍‌‍‌‍‌‌‌‍‌‍‌‍​‍​ ‍‌‌‍​‍​ ​​​ ‌ ‌‍‌‌‌‍​ ​ ‍​​ ‌‍​ ‍ ‌ ‌​‌ ‍‌‌ ​​‌‍‌‌​ ‌‌‍ ‍‌‍‌‌‌ ‌ ‌ ​ ​ ‍ ‌ ​​‌‍​‌‌ ‌​‌‍‍​​ ‌‌‍​ ‌‍ ‌‍ ‍‌ ‌​‌‍‌‌‌‍ ‍‌ ‌​​‍‌‌​ ‌‌‌​​‍‌‌ ‌‍‍ ‌‍‌‌‌ ‍‌​‍‌‌​ ​ ‌​‌​​‍‌‌​ ​ ‌​‌​​‍‌‌​ ​‍​ ​‍​ ​‌‌‍​‌​ ‌​‌‍​‍​ ‍‌​ ‌‍‌‍​‌‌‍​ ‌‍‌​​ ‌‍‌‍​‌​ ‌‌​‍‌‌​ ​‍​ ​‍​‍‌‌​ ‌‌‌​‌​​‍ ‍‌‍​ ‌‍‍​‌‍‍‌‌‍ ​‌‍‌​‌ ​‍‌‍‌‌‌‍ ‍​‍‌‌​ ‌‌‌​​‍‌‌ ‌‍‍ ‌‍‌‌‌ ‍‌​‍‌‌​ ​ ‌​‌​​‍‌‌​ ​ ‌​‌​​‍‌‌​ ​‍​ ​‍‌‍‌‌​ ​ ​ ‌​‌‍‌‍​ ​​​ ​​‌‍‌​​ ​‍​ ​‌​ ‌‌​ ‌‍​ ‌‍​‍‌‌​ ​‍​ ​‍​‍‌‌​ ‌‌‌​‌​​‍ ‍‌ ‌​‌‍‌‌‌ ‍​‌ ‌​​ ‌‍​‍‌‍​‌‌ ​ ‌‍‌‌‌‌‌‌‌ ​‍‌‍ ​​ ‌​‍‌‌​ ​‍‌​‌‍‌ ​ ‌ ‌​‌ ‌‌‌‍‌​‌‍‍‌‌‍ ​‍‌‍‌‍‍‌‌‍‌​​ ‌​ ‌‍‌‍‌​​ ‌ ‌‍​ ​ ​‍‌‍‌‍​ ‍‌​ ​‍​‍ ‌​ ‌‍​ ‌ ​ ​‌​ ‌‌​‍ ‌​ ‌​​ ​‌‌‍‌‌​ ​‍​‍ ‌​ ‍​​ ‌ ‌‍‌‌​ ‌‌​‍ ‌‌‍‌‍‌‍‌‌‌‍‌‍‌‍​‍​ ‍‌‌‍​‍​ ​​​ ‌ ‌‍‌‌‌‍​ ​ ‍​​ ‌‍​‍‌‍‌ ‌​‌ ‍‌‌ ​​‌‍‌‌​ ‌‌‍ ‍‌‍‌‌‌ ‌ ‌ ​ ​‍‌‍‌ ​​‌‍​‌‌ ‌​‌‍‍​​ ‌‌‍​ ‌‍ ‌‍ ‍‌ ‌​‌‍‌‌‌‍ ‍‌ ‌​​‍‌‌​ ‌‌‌​​‍‌‌ ‌‍‍ ‌‍‌‌‌ ‍‌​‍‌‌​ ​ ‌​‌​​‍‌‌​ ​ ‌​‌​​‍‌‌​ ​‍​ ​‍​ ​‌‌‍​‌​ ‌​‌‍​‍​ ‍‌​ ‌‍‌‍​‌‌‍​ ‌‍‌​​ ‌‍‌‍​‌​ ‌‌​‍‌‌​ ​‍​ ​‍​‍‌‌​ ‌‌‌​‌​​‍ ‍‌‍​ ‌‍‍​‌‍‍‌‌‍ ​‌‍‌​‌ ​‍‌‍‌‌‌‍ ‍​‍‌‌​ ‌‌‌​​‍‌‌ ‌‍‍ ‌‍‌‌‌ ‍‌​‍‌‌​ ​ ‌​‌​​‍‌‌​ ​ ‌​‌​​‍‌‌​ ​‍​ ​‍‌‍‌‌​ ​ ​ ‌​‌‍‌‍​ ​​​ ​​‌‍‌​​ ​‍​ ​‌​ ‌‌​ ‌‍​ ‌‍​‍‌‌​ ​‍​ ​‍​‍‌‌​ ‌‌‌​‌​​‍ ‍‌ ‌​‌‍‌‌‌ ‍​‌ ‌​​‍‌‍‌ ​​‌‍‌‌‌ ​‍‌ ​ ‌ ​​‌‍‌‌‌‍​ ‌ ‌​‌‍‍‌‌ ‌‍‌‍‌‌​ ‌‌ ​​‌ ‌‌‌‍​‍‌‍ ​‌‍‍‌‌ ​ ‌‍‍​‌‍‌‌‌‍‌​​‍​‍‌ ‌
Art and design​​​​‌ ‍ ​‍​‍‌‍ ‌ ​‍‌‍‍‌‌‍‌ ‌‍‍‌‌‍ ‍​‍​‍​ ‍‍​‍​‍‌ ​ ‌‍​‌‌‍ ‍‌‍‍‌‌ ‌​‌ ‍‌​‍ ‍‌‍‍‌‌‍ ​‍​‍​‍ ​​‍​‍‌‍‍​‌ ​‍‌‍‌‌‌‍‌‍​‍​‍​ ‍‍​‍​‍​‍ ‌ ​ ‌ ‌​‌ ‌‌‌‍‌​‌‍‍‌‌‍ ​‍ ‌‍‍‌‌‍ ‍‌ ‌​‌‍‌‌‌‍ ‍‌ ‌​​‍ ‌‍‌‌‌‍‌​‌‍‍‌‌ ‌​​‍ ‌‍ ‌‌‍ ‌‍‌​‌‍‌‌​ ‌‌ ​​‌ ​‍‌‍‌‌‌ ​ ‌‍‌‌‌‍ ‍‌ ‌​‌‍​‌‌ ‌​‌‍‍‌‌‍ ‌‍ ‍​ ‍ ‌‍‍‌‌‍‌​​ ‌​ ‌‍‌‍‌​​ ‌ ‌‍​ ​ ​‍‌‍‌‍​ ‍‌​ ​‍​‍ ‌​ ‌‍​ ‌ ​ ​‌​ ‌‌​‍ ‌​ ‌​​ ​‌‌‍‌‌​ ​‍​‍ ‌​ ‍​​ ‌ ‌‍‌‌​ ‌‌​‍ ‌‌‍‌‍‌‍‌‌‌‍‌‍‌‍​‍​ ‍‌‌‍​‍​ ​​​ ‌ ‌‍‌‌‌‍​ ​ ‍​​ ‌‍​ ‍ ‌ ‌​‌ ‍‌‌ ​​‌‍‌‌​ ‌‌‍ ‍‌‍‌‌‌ ‌ ‌ ​ ​ ‍ ‌ ​​‌‍​‌‌ ‌​‌‍‍​​ ‌‌‍​ ‌‍ ‌‍ ‍‌ ‌​‌‍‌‌‌‍ ‍‌ ‌​​‍‌‌​ ‌‌‌​​‍‌‌ ‌‍‍ ‌‍‌‌‌ ‍‌​‍‌‌​ ​ ‌​‌​​‍‌‌​ ​ ‌​‌​​‍‌‌​ ​‍​ ​‍​ ‌ ‌‍‌​​ ‌​​ ‍​​ ​‌​ ‍‌‌‍‌‌‌‍‌‌​ ​​‌‍‌‍‌‍‌​‌‍​‌​‍‌‌​ ​‍​ ​‍​‍‌‌​ ‌‌‌​‌​​‍ ‍‌‍​ ‌‍‍​‌‍‍‌‌‍ ​‌‍‌​‌ ​‍‌‍‌‌‌‍ ‍​‍‌‌​ ‌‌‌​​‍‌‌ ‌‍‍ ‌‍‌‌‌ ‍‌​‍‌‌​ ​ ‌​‌​​‍‌‌​ ​ ‌​‌​​‍‌‌​ ​‍​ ​‍‌‍‌​‌‍‌‍​ ‍‌​ ​ ​ ‌ ​ ​‍​ ​‌​ ​‌​ ‌ ​ ‌ ​ ‌‌‌‍‌‌​‍‌‌​ ​‍​ ​‍​‍‌‌​ ‌‌‌​‌​​‍ ‍‌ ‌​‌‍‌‌‌ ‍​‌ ‌​​ ‌‍​‍‌‍​‌‌ ​ ‌‍‌‌‌‌‌‌‌ ​‍‌‍ ​​ ‌​‍‌‌​ ​‍‌​‌‍‌ ​ ‌ ‌​‌ ‌‌‌‍‌​‌‍‍‌‌‍ ​‍‌‍‌‍‍‌‌‍‌​​ ‌​ ‌‍‌‍‌​​ ‌ ‌‍​ ​ ​‍‌‍‌‍​ ‍‌​ ​‍​‍ ‌​ ‌‍​ ‌ ​ ​‌​ ‌‌​‍ ‌​ ‌​​ ​‌‌‍‌‌​ ​‍​‍ ‌​ ‍​​ ‌ ‌‍‌‌​ ‌‌​‍ ‌‌‍‌‍‌‍‌‌‌‍‌‍‌‍​‍​ ‍‌‌‍​‍​ ​​​ ‌ ‌‍‌‌‌‍​ ​ ‍​​ ‌‍​‍‌‍‌ ‌​‌ ‍‌‌ ​​‌‍‌‌​ ‌‌‍ ‍‌‍‌‌‌ ‌ ‌ ​ ​‍‌‍‌ ​​‌‍​‌‌ ‌​‌‍‍​​ ‌‌‍​ ‌‍ ‌‍ ‍‌ ‌​‌‍‌‌‌‍ ‍‌ ‌​​‍‌‌​ ‌‌‌​​‍‌‌ ‌‍‍ ‌‍‌‌‌ ‍‌​‍‌‌​ ​ ‌​‌​​‍‌‌​ ​ ‌​‌​​‍‌‌​ ​‍​ ​‍​ ‌ ‌‍‌​​ ‌​​ ‍​​ ​‌​ ‍‌‌‍‌‌‌‍‌‌​ ​​‌‍‌‍‌‍‌​‌‍​‌​‍‌‌​ ​‍​ ​‍​‍‌‌​ ‌‌‌​‌​​‍ ‍‌‍​ ‌‍‍​‌‍‍‌‌‍ ​‌‍‌​‌ ​‍‌‍‌‌‌‍ ‍​‍‌‌​ ‌‌‌​​‍‌‌ ‌‍‍ ‌‍‌‌‌ ‍‌​‍‌‌​ ​ ‌​‌​​‍‌‌​ ​ ‌​‌​​‍‌‌​ ​‍​ ​‍‌‍‌​‌‍‌‍​ ‍‌​ ​ ​ ‌ ​ ​‍​ ​‌​ ​‌​ ‌ ​ ‌ ​ ‌‌‌‍‌‌​‍‌‌​ ​‍​ ​‍​‍‌‌​ ‌‌‌​‌​​‍ ‍‌ ‌​‌‍‌‌‌ ‍​‌ ‌​​‍‌‍‌ ​​‌‍‌‌‌ ​‍‌ ​ ‌ ​​‌‍‌‌‌‍​ ‌ ‌​‌‍‍‌‌ ‌‍‌‍‌‌​ ‌‌ ​​‌ ‌‌‌‍​‍‌‍ ​‌‍‍‌‌ ​ ‌‍‍​‌‍‌‌‌‍‌​​‍​‍‌ ‌
Music and performance​​​​‌ ‍ ​‍​‍‌‍ ‌ ​‍‌‍‍‌‌‍‌ ‌‍‍‌‌‍ ‍​‍​‍​ ‍‍​‍​‍‌ ​ ‌‍​‌‌‍ ‍‌‍‍‌‌ ‌​‌ ‍‌​‍ ‍‌‍‍‌‌‍ ​‍​‍​‍ ​​‍​‍‌‍‍​‌ ​‍‌‍‌‌‌‍‌‍​‍​‍​ ‍‍​‍​‍​‍ ‌ ​ ‌ ‌​‌ ‌‌‌‍‌​‌‍‍‌‌‍ ​‍ ‌‍‍‌‌‍ ‍‌ ‌​‌‍‌‌‌‍ ‍‌ ‌​​‍ ‌‍‌‌‌‍‌​‌‍‍‌‌ ‌​​‍ ‌‍ ‌‌‍ ‌‍‌​‌‍‌‌​ ‌‌ ​​‌ ​‍‌‍‌‌‌ ​ ‌‍‌‌‌‍ ‍‌ ‌​‌‍​‌‌ ‌​‌‍‍‌‌‍ ‌‍ ‍​ ‍ ‌‍‍‌‌‍‌​​ ‌​ ‌‍‌‍‌​​ ‌ ‌‍​ ​ ​‍‌‍‌‍​ ‍‌​ ​‍​‍ ‌​ ‌‍​ ‌ ​ ​‌​ ‌‌​‍ ‌​ ‌​​ ​‌‌‍‌‌​ ​‍​‍ ‌​ ‍​​ ‌ ‌‍‌‌​ ‌‌​‍ ‌‌‍‌‍‌‍‌‌‌‍‌‍‌‍​‍​ ‍‌‌‍​‍​ ​​​ ‌ ‌‍‌‌‌‍​ ​ ‍​​ ‌‍​ ‍ ‌ ‌​‌ ‍‌‌ ​​‌‍‌‌​ ‌‌‍ ‍‌‍‌‌‌ ‌ ‌ ​ ​ ‍ ‌ ​​‌‍​‌‌ ‌​‌‍‍​​ ‌‌‍​ ‌‍ ‌‍ ‍‌ ‌​‌‍‌‌‌‍ ‍‌ ‌​​‍‌‌​ ‌‌‌​​‍‌‌ ‌‍‍ ‌‍‌‌‌ ‍‌​‍‌‌​ ​ ‌​‌​​‍‌‌​ ​ ‌​‌​​‍‌‌​ ​‍​ ​‍​ ‌​‌‍‌‌‌‍‌‍‌‍​‌‌‍‌​​ ‌‌​ ‌​​ ​ ​ ‌ ​ ‌ ​ ​ ‌‍​‌​‍‌‌​ ​‍​ ​‍​‍‌‌​ ‌‌‌​‌​​‍ ‍‌‍​ ‌‍‍​‌‍‍‌‌‍ ​‌‍‌​‌ ​‍‌‍‌‌‌‍ ‍​‍‌‌​ ‌‌‌​​‍‌‌ ‌‍‍ ‌‍‌‌‌ ‍‌​‍‌‌​ ​ ‌​‌​​‍‌‌​ ​ ‌​‌​​‍‌‌​ ​‍​ ​‍​ ‍‌​ ​‍‌‍​ ‌‍‌​​ ‍​‌‍‌‍‌‍‌‍​ ‌‌​ ‌‍​ ‍​‌‍​‌​ ​​​‍‌‌​ ​‍​ ​‍​‍‌‌​ ‌‌‌​‌​​‍ ‍‌ ‌​‌‍‌‌‌ ‍​‌ ‌​​ ‌‍​‍‌‍​‌‌ ​ ‌‍‌‌‌‌‌‌‌ ​‍‌‍ ​​ ‌​‍‌‌​ ​‍‌​‌‍‌ ​ ‌ ‌​‌ ‌‌‌‍‌​‌‍‍‌‌‍ ​‍‌‍‌‍‍‌‌‍‌​​ ‌​ ‌‍‌‍‌​​ ‌ ‌‍​ ​ ​‍‌‍‌‍​ ‍‌​ ​‍​‍ ‌​ ‌‍​ ‌ ​ ​‌​ ‌‌​‍ ‌​ ‌​​ ​‌‌‍‌‌​ ​‍​‍ ‌​ ‍​​ ‌ ‌‍‌‌​ ‌‌​‍ ‌‌‍‌‍‌‍‌‌‌‍‌‍‌‍​‍​ ‍‌‌‍​‍​ ​​​ ‌ ‌‍‌‌‌‍​ ​ ‍​​ ‌‍​‍‌‍‌ ‌​‌ ‍‌‌ ​​‌‍‌‌​ ‌‌‍ ‍‌‍‌‌‌ ‌ ‌ ​ ​‍‌‍‌ ​​‌‍​‌‌ ‌​‌‍‍​​ ‌‌‍​ ‌‍ ‌‍ ‍‌ ‌​‌‍‌‌‌‍ ‍‌ ‌​​‍‌‌​ ‌‌‌​​‍‌‌ ‌‍‍ ‌‍‌‌‌ ‍‌​‍‌‌​ ​ ‌​‌​​‍‌‌​ ​ ‌​‌​​‍‌‌​ ​‍​ ​‍​ ‌​‌‍‌‌‌‍‌‍‌‍​‌‌‍‌​​ ‌‌​ ‌​​ ​ ​ ‌ ​ ‌ ​ ​ ‌‍​‌​‍‌‌​ ​‍​ ​‍​‍‌‌​ ‌‌‌​‌​​‍ ‍‌‍​ ‌‍‍​‌‍‍‌‌‍ ​‌‍‌​‌ ​‍‌‍‌‌‌‍ ‍​‍‌‌​ ‌‌‌​​‍‌‌ ‌‍‍ ‌‍‌‌‌ ‍‌​‍‌‌​ ​ ‌​‌​​‍‌‌​ ​ ‌​‌​​‍‌‌​ ​‍​ ​‍​ ‍‌​ ​‍‌‍​ ‌‍‌​​ ‍​‌‍‌‍‌‍‌‍​ ‌‌​ ‌‍​ ‍​‌‍​‌​ ​​​‍‌‌​ ​‍​ ​‍​‍‌‌​ ‌‌‌​‌​​‍ ‍‌ ‌​‌‍‌‌‌ ‍​‌ ‌​​‍‌‍‌ ​​‌‍‌‌‌ ​‍‌ ​ ‌ ​​‌‍‌‌‌‍​ ‌ ‌​‌‍‍‌‌ ‌‍‌‍‌‌​ ‌‌ ​​‌ ‌‌‌‍​‍‌‍ ​‌‍‍‌‌ ​ ‌‍‍​‌‍‌‌‌‍‌​​‍​‍‌ ‌
Physical education​​​​‌ ‍ ​‍​‍‌‍ ‌ ​‍‌‍‍‌‌‍‌ ‌‍‍‌‌‍ ‍​‍​‍​ ‍‍​‍​‍‌ ​ ‌‍​‌‌‍ ‍‌‍‍‌‌ ‌​‌ ‍‌​‍ ‍‌‍‍‌‌‍ ​‍​‍​‍ ​​‍​‍‌‍‍​‌ ​‍‌‍‌‌‌‍‌‍​‍​‍​ ‍‍​‍​‍​‍ ‌ ​ ‌ ‌​‌ ‌‌‌‍‌​‌‍‍‌‌‍ ​‍ ‌‍‍‌‌‍ ‍‌ ‌​‌‍‌‌‌‍ ‍‌ ‌​​‍ ‌‍‌‌‌‍‌​‌‍‍‌‌ ‌​​‍ ‌‍ ‌‌‍ ‌‍‌​‌‍‌‌​ ‌‌ ​​‌ ​‍‌‍‌‌‌ ​ ‌‍‌‌‌‍ ‍‌ ‌​‌‍​‌‌ ‌​‌‍‍‌‌‍ ‌‍ ‍​ ‍ ‌‍‍‌‌‍‌​​ ‌​ ‌‍‌‍‌​​ ‌ ‌‍​ ​ ​‍‌‍‌‍​ ‍‌​ ​‍​‍ ‌​ ‌‍​ ‌ ​ ​‌​ ‌‌​‍ ‌​ ‌​​ ​‌‌‍‌‌​ ​‍​‍ ‌​ ‍​​ ‌ ‌‍‌‌​ ‌‌​‍ ‌‌‍‌‍‌‍‌‌‌‍‌‍‌‍​‍​ ‍‌‌‍​‍​ ​​​ ‌ ‌‍‌‌‌‍​ ​ ‍​​ ‌‍​ ‍ ‌ ‌​‌ ‍‌‌ ​​‌‍‌‌​ ‌‌‍ ‍‌‍‌‌‌ ‌ ‌ ​ ​ ‍ ‌ ​​‌‍​‌‌ ‌​‌‍‍​​ ‌‌‍​ ‌‍ ‌‍ ‍‌ ‌​‌‍‌‌‌‍ ‍‌ ‌​​‍‌‌​ ‌‌‌​​‍‌‌ ‌‍‍ ‌‍‌‌‌ ‍‌​‍‌‌​ ​ ‌​‌​​‍‌‌​ ​ ‌​‌​​‍‌‌​ ​‍​ ​‍‌‍‌​​ ​‍‌‍​‍​ ​‍​ ‍​​ ​​​ ​‍​ ‌‌‌‍‌‍‌‍​‍​ ‌​‌‍‌​​‍‌‌​ ​‍​ ​‍​‍‌‌​ ‌‌‌​‌​​‍ ‍‌‍​ ‌‍‍​‌‍‍‌‌‍ ​‌‍‌​‌ ​‍‌‍‌‌‌‍ ‍​‍‌‌​ ‌‌‌​​‍‌‌ ‌‍‍ ‌‍‌‌‌ ‍‌​‍‌‌​ ​ ‌​‌​​‍‌‌​ ​ ‌​‌​​‍‌‌​ ​‍​ ​‍‌‍​‍‌‍​‍‌‍​ ​ ​‍‌‍​‌​ ‌​‌‍‌‍​ ‌‍​ ​‍​ ‌ ‌‍‌‌‌‍​ ​‍‌‌​ ​‍​ ​‍​‍‌‌​ ‌‌‌​‌​​‍ ‍‌ ‌​‌‍‌‌‌ ‍​‌ ‌​​ ‌‍​‍‌‍​‌‌ ​ ‌‍‌‌‌‌‌‌‌ ​‍‌‍ ​​ ‌​‍‌‌​ ​‍‌​‌‍‌ ​ ‌ ‌​‌ ‌‌‌‍‌​‌‍‍‌‌‍ ​‍‌‍‌‍‍‌‌‍‌​​ ‌​ ‌‍‌‍‌​​ ‌ ‌‍​ ​ ​‍‌‍‌‍​ ‍‌​ ​‍​‍ ‌​ ‌‍​ ‌ ​ ​‌​ ‌‌​‍ ‌​ ‌​​ ​‌‌‍‌‌​ ​‍​‍ ‌​ ‍​​ ‌ ‌‍‌‌​ ‌‌​‍ ‌‌‍‌‍‌‍‌‌‌‍‌‍‌‍​‍​ ‍‌‌‍​‍​ ​​​ ‌ ‌‍‌‌‌‍​ ​ ‍​​ ‌‍​‍‌‍‌ ‌​‌ ‍‌‌ ​​‌‍‌‌​ ‌‌‍ ‍‌‍‌‌‌ ‌ ‌ ​ ​‍‌‍‌ ​​‌‍​‌‌ ‌​‌‍‍​​ ‌‌‍​ ‌‍ ‌‍ ‍‌ ‌​‌‍‌‌‌‍ ‍‌ ‌​​‍‌‌​ ‌‌‌​​‍‌‌ ‌‍‍ ‌‍‌‌‌ ‍‌​‍‌‌​ ​ ‌​‌​​‍‌‌​ ​ ‌​‌​​‍‌‌​ ​‍​ ​‍‌‍‌​​ ​‍‌‍​‍​ ​‍​ ‍​​ ​​​ ​‍​ ‌‌‌‍‌‍‌‍​‍​ ‌​‌‍‌​​‍‌‌​ ​‍​ ​‍​‍‌‌​ ‌‌‌​‌​​‍ ‍‌‍​ ‌‍‍​‌‍‍‌‌‍ ​‌‍‌​‌ ​‍‌‍‌‌‌‍ ‍​‍‌‌​ ‌‌‌​​‍‌‌ ‌‍‍ ‌‍‌‌‌ ‍‌​‍‌‌​ ​ ‌​‌​​‍‌‌​ ​ ‌​‌​​‍‌‌​ ​‍​ ​‍‌‍​‍‌‍​‍‌‍​ ​ ​‍‌‍​‌​ ‌​‌‍‌‍​ ‌‍​ ​‍​ ‌ ‌‍‌‌‌‍​ ​‍‌‌​ ​‍​ ​‍​‍‌‌​ ‌‌‌​‌​​‍ ‍‌ ‌​‌‍‌‌‌ ‍​‌ ‌​​‍‌‍‌ ​​‌‍‌‌‌ ​‍‌ ​ ‌ ​​‌‍‌‌‌‍​ ‌ ‌​‌‍‍‌‌ ‌‍‌‍‌‌​ ‌‌ ​​‌ ‌‌‌‍​‍‌‍ ​‌‍‍‌‌ ​ ‌‍‍​‌‍‌‌‌‍‌​​‍​‍‌ ‌
Language learning​​​​‌ ‍ ​‍​‍‌‍ ‌ ​‍‌‍‍‌‌‍‌ ‌‍‍‌‌‍ ‍​‍​‍​ ‍‍​‍​‍‌ ​ ‌‍​‌‌‍ ‍‌‍‍‌‌ ‌​‌ ‍‌​‍ ‍‌‍‍‌‌‍ ​‍​‍​‍ ​​‍​‍‌‍‍​‌ ​‍‌‍‌‌‌‍‌‍​‍​‍​ ‍‍​‍​‍​‍ ‌ ​ ‌ ‌​‌ ‌‌‌‍‌​‌‍‍‌‌‍ ​‍ ‌‍‍‌‌‍ ‍‌ ‌​‌‍‌‌‌‍ ‍‌ ‌​​‍ ‌‍‌‌‌‍‌​‌‍‍‌‌ ‌​​‍ ‌‍ ‌‌‍ ‌‍‌​‌‍‌‌​ ‌‌ ​​‌ ​‍‌‍‌‌‌ ​ ‌‍‌‌‌‍ ‍‌ ‌​‌‍​‌‌ ‌​‌‍‍‌‌‍ ‌‍ ‍​ ‍ ‌‍‍‌‌‍‌​​ ‌​ ‌‍‌‍‌​​ ‌ ‌‍​ ​ ​‍‌‍‌‍​ ‍‌​ ​‍​‍ ‌​ ‌‍​ ‌ ​ ​‌​ ‌‌​‍ ‌​ ‌​​ ​‌‌‍‌‌​ ​‍​‍ ‌​ ‍​​ ‌ ‌‍‌‌​ ‌‌​‍ ‌‌‍‌‍‌‍‌‌‌‍‌‍‌‍​‍​ ‍‌‌‍​‍​ ​​​ ‌ ‌‍‌‌‌‍​ ​ ‍​​ ‌‍​ ‍ ‌ ‌​‌ ‍‌‌ ​​‌‍‌‌​ ‌‌‍ ‍‌‍‌‌‌ ‌ ‌ ​ ​ ‍ ‌ ​​‌‍​‌‌ ‌​‌‍‍​​ ‌‌‍​ ‌‍ ‌‍ ‍‌ ‌​‌‍‌‌‌‍ ‍‌ ‌​​‍‌‌​ ‌‌‌​​‍‌‌ ‌‍‍ ‌‍‌‌‌ ‍‌​‍‌‌​ ​ ‌​‌​​‍‌‌​ ​ ‌​‌​​‍‌‌​ ​‍​ ​‍​ ‌‍​ ​​​ ​‌​ ‌​‌‍​‍​ ‌​​ ‌‌​ ​‍​ ‌ ​ ​‍​ ​ ​ ​​​‍‌‌​ ​‍​ ​‍​‍‌‌​ ‌‌‌​‌​​‍ ‍‌‍​ ‌‍‍​‌‍‍‌‌‍ ​‌‍‌​‌ ​‍‌‍‌‌‌‍ ‍​‍‌‌​ ‌‌‌​​‍‌‌ ‌‍‍ ‌‍‌‌‌ ‍‌​‍‌‌​ ​ ‌​‌​​‍‌‌​ ​ ‌​‌​​‍‌‌​ ​‍​ ​‍​ ​ ‌‍‌​‌‍‌‍​ ‌‌​ ​​​ ‌‌​ ‌ ​ ​‍​ ‌‍​ ​​‌‍​‌‌‍​ ​‍‌‌​ ​‍​ ​‍​‍‌‌​ ‌‌‌​‌​​‍ ‍‌ ‌​‌‍‌‌‌ ‍​‌ ‌​​ ‌‍​‍‌‍​‌‌ ​ ‌‍‌‌‌‌‌‌‌ ​‍‌‍ ​​ ‌​‍‌‌​ ​‍‌​‌‍‌ ​ ‌ ‌​‌ ‌‌‌‍‌​‌‍‍‌‌‍ ​‍‌‍‌‍‍‌‌‍‌​​ ‌​ ‌‍‌‍‌​​ ‌ ‌‍​ ​ ​‍‌‍‌‍​ ‍‌​ ​‍​‍ ‌​ ‌‍​ ‌ ​ ​‌​ ‌‌​‍ ‌​ ‌​​ ​‌‌‍‌‌​ ​‍​‍ ‌​ ‍​​ ‌ ‌‍‌‌​ ‌‌​‍ ‌‌‍‌‍‌‍‌‌‌‍‌‍‌‍​‍​ ‍‌‌‍​‍​ ​​​ ‌ ‌‍‌‌‌‍​ ​ ‍​​ ‌‍​‍‌‍‌ ‌​‌ ‍‌‌ ​​‌‍‌‌​ ‌‌‍ ‍‌‍‌‌‌ ‌ ‌ ​ ​‍‌‍‌ ​​‌‍​‌‌ ‌​‌‍‍​​ ‌‌‍​ ‌‍ ‌‍ ‍‌ ‌​‌‍‌‌‌‍ ‍‌ ‌​​‍‌‌​ ‌‌‌​​‍‌‌ ‌‍‍ ‌‍‌‌‌ ‍‌​‍‌‌​ ​ ‌​‌​​‍‌‌​ ​ ‌​‌​​‍‌‌​ ​‍​ ​‍​ ‌‍​ ​​​ ​‌​ ‌​‌‍​‍​ ‌​​ ‌‌​ ​‍​ ‌ ​ ​‍​ ​ ​ ​​​‍‌‌​ ​‍​ ​‍​‍‌‌​ ‌‌‌​‌​​‍ ‍‌‍​ ‌‍‍​‌‍‍‌‌‍ ​‌‍‌​‌ ​‍‌‍‌‌‌‍ ‍​‍‌‌​ ‌‌‌​​‍‌‌ ‌‍‍ ‌‍‌‌‌ ‍‌​‍‌‌​ ​ ‌​‌​​‍‌‌​ ​ ‌​‌​​‍‌‌​ ​‍​ ​‍​ ​ ‌‍‌​‌‍‌‍​ ‌‌​ ​​​ ‌‌​ ‌ ​ ​‍​ ‌‍​ ​​‌‍​‌‌‍​ ​‍‌‌​ ​‍​ ​‍​‍‌‌​ ‌‌‌​‌​​‍ ‍‌ ‌​‌‍‌‌‌ ‍​‌ ‌​​‍‌‍‌ ​​‌‍‌‌‌ ​‍‌ ​ ‌ ​​‌‍‌‌‌‍​ ‌ ‌​‌‍‍‌‌ ‌‍‌‍‌‌​ ‌‌ ​​‌ ‌‌‌‍​‍‌‍ ​‌‍‍‌‌ ​ ‌‍‍​‌‍‌‌‌‍‌​​‍​‍‌ ‌
Such activities allow children to explore their interests, discover new
talents, and develop a well-rounded skill set.​​​​‌ ‍ ​‍​‍‌‍ ‌ ​‍‌‍‍‌‌‍‌ ‌‍‍‌‌‍ ‍​‍​‍​ ‍‍​‍​‍‌ ​ ‌‍​‌‌‍ ‍‌‍‍‌‌ ‌​‌ ‍‌​‍ ‍‌‍‍‌‌‍ ​‍​‍​‍ ​​‍​‍‌‍‍​‌ ​‍‌‍‌‌‌‍‌‍​‍​‍​ ‍‍​‍​‍​‍ ‌ ​ ‌ ‌​‌ ‌‌‌‍‌​‌‍‍‌‌‍ ​‍ ‌‍‍‌‌‍ ‍‌ ‌​‌‍‌‌‌‍ ‍‌ ‌​​‍ ‌‍‌‌‌‍‌​‌‍‍‌‌ ‌​​‍ ‌‍ ‌‌‍ ‌‍‌​‌‍‌‌​ ‌‌ ​​‌ ​‍‌‍‌‌‌ ​ ‌‍‌‌‌‍ ‍‌ ‌​‌‍​‌‌ ‌​‌‍‍‌‌‍ ‌‍ ‍​ ‍ ‌‍‍‌‌‍‌​​ ‌​ ‌‍‌‍‌​​ ‌ ‌‍​ ​ ​‍‌‍‌‍​ ‍‌​ ​‍​‍ ‌​ ‌‍​ ‌ ​ ​‌​ ‌‌​‍ ‌​ ‌​​ ​‌‌‍‌‌​ ​‍​‍ ‌​ ‍​​ ‌ ‌‍‌‌​ ‌‌​‍ ‌‌‍‌‍‌‍‌‌‌‍‌‍‌‍​‍​ ‍‌‌‍​‍​ ​​​ ‌ ‌‍‌‌‌‍​ ​ ‍​​ ‌‍​ ‍ ‌ ‌​‌ ‍‌‌ ​​‌‍‌‌​ ‌‌‍ ‍‌‍‌‌‌ ‌ ‌ ​ ​ ‍ ‌ ​​‌‍​‌‌ ‌​‌‍‍​​ ‌‌‍​ ‌‍ ‌‍ ‍‌ ‌​‌‍‌‌‌‍ ‍‌ ‌​​‍‌‌​ ‌‌‌​​‍‌‌ ‌‍‍ ‌‍‌‌‌ ‍‌​‍‌‌​ ​ ‌​‌​​‍‌‌​ ​ ‌​‌​​‍‌‌​ ​‍​ ​‍​ ‌‍‌‍​ ​ ​‍​ ‌​‌‍​‍‌‍‌‍​ ​‌​ ​‌‌‍‌‌‌‍​ ‌‍​‌​ ‌‌​‍‌‌​ ​‍​ ​‍​‍‌‌​ ‌‌‌​‌​​‍ ‍‌‍​ ‌‍‍​‌‍‍‌‌‍ ​‌‍‌​‌ ​‍‌‍‌‌‌‍ ‍​‍‌‌​ ‌‌‌​​‍‌‌ ‌‍‍ ‌‍‌‌‌ ‍‌​‍‌‌​ ​ ‌​‌​​‍‌‌​ ​ ‌​‌​​‍‌‌​ ​‍​ ​‍‌‍​‍​ ‌‌​ ‌‍‌‍​‌‌‍​‌‌‍​ ‌‍​‍​ ‌ ​ ‌ ‌‍‌​‌‍​‌​ ‍​​‍‌‌​ ​‍​ ​‍​‍‌‌​ ‌‌‌​‌​​‍ ‍‌ ‌​‌‍‌‌‌ ‍​‌ ‌​​ ‌‍​‍‌‍​‌‌ ​ ‌‍‌‌‌‌‌‌‌ ​‍‌‍ ​​ ‌​‍‌‌​ ​‍‌​‌‍‌ ​ ‌ ‌​‌ ‌‌‌‍‌​‌‍‍‌‌‍ ​‍‌‍‌‍‍‌‌‍‌​​ ‌​ ‌‍‌‍‌​​ ‌ ‌‍​ ​ ​‍‌‍‌‍​ ‍‌​ ​‍​‍ ‌​ ‌‍​ ‌ ​ ​‌​ ‌‌​‍ ‌​ ‌​​ ​‌‌‍‌‌​ ​‍​‍ ‌​ ‍​​ ‌ ‌‍‌‌​ ‌‌​‍ ‌‌‍‌‍‌‍‌‌‌‍‌‍‌‍​‍​ ‍‌‌‍​‍​ ​​​ ‌ ‌‍‌‌‌‍​ ​ ‍​​ ‌‍​‍‌‍‌ ‌​‌ ‍‌‌ ​​‌‍‌‌​ ‌‌‍ ‍‌‍‌‌‌ ‌ ‌ ​ ​‍‌‍‌ ​​‌‍​‌‌ ‌​‌‍‍​​ ‌‌‍​ ‌‍ ‌‍ ‍‌ ‌​‌‍‌‌‌‍ ‍‌ ‌​​‍‌‌​ ‌‌‌​​‍‌‌ ‌‍‍ ‌‍‌‌‌ ‍‌​‍‌‌​ ​ ‌​‌​​‍‌‌​ ​ ‌​‌​​‍‌‌​ ​‍​ ​‍​ ‌‍‌‍​ ​ ​‍​ ‌​‌‍​‍‌‍‌‍​ ​‌​ ​‌‌‍‌‌‌‍​ ‌‍​‌​ ‌‌​‍‌‌​ ​‍​ ​‍​‍‌‌​ ‌‌‌​‌​​‍ ‍‌‍​ ‌‍‍​‌‍‍‌‌‍ ​‌‍‌​‌ ​‍‌‍‌‌‌‍ ‍​‍‌‌​ ‌‌‌​​‍‌‌ ‌‍‍ ‌‍‌‌‌ ‍‌​‍‌‌​ ​ ‌​‌​​‍‌‌​ ​ ‌​‌​​‍‌‌​ ​‍​ ​‍‌‍​‍​ ‌‌​ ‌‍‌‍​‌‌‍​‌‌‍​ ‌‍​‍​ ‌ ​ ‌ ‌‍‌​‌‍​‌​ ‍​​‍‌‌​ ​‍​ ​‍​‍‌‌​ ‌‌‌​‌​​‍ ‍‌ ‌​‌‍‌‌‌ ‍​‌ ‌​​‍‌‍‌ ​​‌‍‌‌‌ ​‍‌ ​ ‌ ​​‌‍‌‌‌‍​ ‌ ‌​‌‍‍‌‌ ‌‍‌‍‌‌​ ‌‌ ​​‌ ‌‌‌‍​‍‌‍ ​‌‍‍‌‌ ​ ‌‍‍​‌‍‌‌‌‍‌​​‍​‍‌ ‌
A Focus on Individual Growth​​​​‌ ‍ ​‍​‍‌‍ ‌ ​‍‌‍‍‌‌‍‌ ‌‍‍‌‌‍ ‍​‍​‍​ ‍‍​‍​‍‌ ​ ‌‍​‌‌‍ ‍‌‍‍‌‌ ‌​‌ ‍‌​‍ ‍‌‍‍‌‌‍ ​‍​‍​‍ ​​‍​‍‌‍‍​‌ ​‍‌‍‌‌‌‍‌‍​‍​‍​ ‍‍​‍​‍​‍ ‌ ​ ‌ ‌​‌ ‌‌‌‍‌​‌‍‍‌‌‍ ​‍ ‌‍‍‌‌‍ ‍‌ ‌​‌‍‌‌‌‍ ‍‌ ‌​​‍ ‌‍‌‌‌‍‌​‌‍‍‌‌ ‌​​‍ ‌‍ ‌‌‍ ‌‍‌​‌‍‌‌​ ‌‌ ​​‌ ​‍‌‍‌‌‌ ​ ‌‍‌‌‌‍ ‍‌ ‌​‌‍​‌‌ ‌​‌‍‍‌‌‍ ‌‍ ‍​ ‍ ‌‍‍‌‌‍‌​​ ‌​ ‌‍‌‍‌​​ ‌ ‌‍​ ​ ​‍‌‍‌‍​ ‍‌​ ​‍​‍ ‌​ ‌‍​ ‌ ​ ​‌​ ‌‌​‍ ‌​ ‌​​ ​‌‌‍‌‌​ ​‍​‍ ‌​ ‍​​ ‌ ‌‍‌‌​ ‌‌​‍ ‌‌‍‌‍‌‍‌‌‌‍‌‍‌‍​‍​ ‍‌‌‍​‍​ ​​​ ‌ ‌‍‌‌‌‍​ ​ ‍​​ ‌‍​ ‍ ‌ ‌​‌ ‍‌‌ ​​‌‍‌‌​ ‌‌‍ ‍‌‍‌‌‌ ‌ ‌ ​ ​ ‍ ‌ ​​‌‍​‌‌ ‌​‌‍‍​​ ‌‌‍​ ‌‍ ‌‍ ‍‌ ‌​‌‍‌‌‌‍ ‍‌ ‌​​‍‌‌​ ‌‌‌​​‍‌‌ ‌‍‍ ‌‍‌‌‌ ‍‌​‍‌‌​ ​ ‌​‌​​‍‌‌​ ​ ‌​‌​​‍‌‌​ ​‍​ ​‍​ ​‌‌‍‌​‌‍‌​‌‍​‍​ ‍‌​ ‍‌​ ​​​ ​ ‌‍​‍​ ​‍​ ‌ ‌‍‌‍​‍‌‌​ ​‍​ ​‍​‍‌‌​ ‌‌‌​‌​​‍ ‍‌‍​ ‌‍‍​‌‍‍‌‌‍ ​‌‍‌​‌ ​‍‌‍‌‌‌‍ ‍​‍‌‌​ ‌‌‌​​‍‌‌ ‌‍‍ ‌‍‌‌‌ ‍‌​‍‌‌​ ​ ‌​‌​​‍‌‌​ ​ ‌​‌​​‍‌‌​ ​‍​ ​‍​ ​‌​ ‍‌​ ‍​‌‍​‍​ ‌​​ ​‌​ ​ ‌‍​‍‌‍​ ​ ‍‌​ ‌​​ ‌​​‍‌‌​ ​‍​ ​‍​‍‌‌​ ‌‌‌​‌​​‍ ‍‌ ‌​‌‍‌‌‌ ‍​‌ ‌​​ ‌‍​‍‌‍​‌‌ ​ ‌‍‌‌‌‌‌‌‌ ​‍‌‍ ​​ ‌​‍‌‌​ ​‍‌​‌‍‌ ​ ‌ ‌​‌ ‌‌‌‍‌​‌‍‍‌‌‍ ​‍‌‍‌‍‍‌‌‍‌​​ ‌​ ‌‍‌‍‌​​ ‌ ‌‍​ ​ ​‍‌‍‌‍​ ‍‌​ ​‍​‍ ‌​ ‌‍​ ‌ ​ ​‌​ ‌‌​‍ ‌​ ‌​​ ​‌‌‍‌‌​ ​‍​‍ ‌​ ‍​​ ‌ ‌‍‌‌​ ‌‌​‍ ‌‌‍‌‍‌‍‌‌‌‍‌‍‌‍​‍​ ‍‌‌‍​‍​ ​​​ ‌ ‌‍‌‌‌‍​ ​ ‍​​ ‌‍​‍‌‍‌ ‌​‌ ‍‌‌ ​​‌‍‌‌​ ‌‌‍ ‍‌‍‌‌‌ ‌ ‌ ​ ​‍‌‍‌ ​​‌‍​‌‌ ‌​‌‍‍​​ ‌‌‍​ ‌‍ ‌‍ ‍‌ ‌​‌‍‌‌‌‍ ‍‌ ‌​​‍‌‌​ ‌‌‌​​‍‌‌ ‌‍‍ ‌‍‌‌‌ ‍‌​‍‌‌​ ​ ‌​‌​​‍‌‌​ ​ ‌​‌​​‍‌‌​ ​‍​ ​‍​ ​‌‌‍‌​‌‍‌​‌‍​‍​ ‍‌​ ‍‌​ ​​​ ​ ‌‍​‍​ ​‍​ ‌ ‌‍‌‍​‍‌‌​ ​‍​ ​‍​‍‌‌​ ‌‌‌​‌​​‍ ‍‌‍​ ‌‍‍​‌‍‍‌‌‍ ​‌‍‌​‌ ​‍‌‍‌‌‌‍ ‍​‍‌‌​ ‌‌‌​​‍‌‌ ‌‍‍ ‌‍‌‌‌ ‍‌​‍‌‌​ ​ ‌​‌​​‍‌‌​ ​ ‌​‌​​‍‌‌​ ​‍​ ​‍​ ​‌​ ‍‌​ ‍​‌‍​‍​ ‌​​ ​‌​ ​ ‌‍​‍‌‍​ ​ ‍‌​ ‌​​ ‌​​‍‌‌​ ​‍​ ​‍​‍‌‌​ ‌‌‌​‌​​‍ ‍‌ ‌​‌‍‌‌‌ ‍​‌ ‌​​‍‌‍‌ ​​‌‍‌‌‌ ​‍‌ ​ ‌ ​​‌‍‌‌‌‍​ ‌ ‌​‌‍‍‌‌ ‌‍‌‍‌‌​ ‌‌ ​​‌ ‌‌‌‍​‍‌‍ ​‌‍‍‌‌ ​ ‌‍‍​‌‍‌‌‌‍‌​​‍​‍‌ ‌
Teachers in international schools pay close attention to each child’s
progress. Smaller class sizes and personalised support mean that:​​​​‌ ‍ ​‍​‍‌‍ ‌ ​‍‌‍‍‌‌‍‌ ‌‍‍‌‌‍ ‍​‍​‍​ ‍‍​‍​‍‌ ​ ‌‍​‌‌‍ ‍‌‍‍‌‌ ‌​‌ ‍‌​‍ ‍‌‍‍‌‌‍ ​‍​‍​‍ ​​‍​‍‌‍‍​‌ ​‍‌‍‌‌‌‍‌‍​‍​‍​ ‍‍​‍​‍​‍ ‌ ​ ‌ ‌​‌ ‌‌‌‍‌​‌‍‍‌‌‍ ​‍ ‌‍‍‌‌‍ ‍‌ ‌​‌‍‌‌‌‍ ‍‌ ‌​​‍ ‌‍‌‌‌‍‌​‌‍‍‌‌ ‌​​‍ ‌‍ ‌‌‍ ‌‍‌​‌‍‌‌​ ‌‌ ​​‌ ​‍‌‍‌‌‌ ​ ‌‍‌‌‌‍ ‍‌ ‌​‌‍​‌‌ ‌​‌‍‍‌‌‍ ‌‍ ‍​ ‍ ‌‍‍‌‌‍‌​​ ‌​ ‌‍‌‍‌​​ ‌ ‌‍​ ​ ​‍‌‍‌‍​ ‍‌​ ​‍​‍ ‌​ ‌‍​ ‌ ​ ​‌​ ‌‌​‍ ‌​ ‌​​ ​‌‌‍‌‌​ ​‍​‍ ‌​ ‍​​ ‌ ‌‍‌‌​ ‌‌​‍ ‌‌‍‌‍‌‍‌‌‌‍‌‍‌‍​‍​ ‍‌‌‍​‍​ ​​​ ‌ ‌‍‌‌‌‍​ ​ ‍​​ ‌‍​ ‍ ‌ ‌​‌ ‍‌‌ ​​‌‍‌‌​ ‌‌‍ ‍‌‍‌‌‌ ‌ ‌ ​ ​ ‍ ‌ ​​‌‍​‌‌ ‌​‌‍‍​​ ‌‌‍​ ‌‍ ‌‍ ‍‌ ‌​‌‍‌‌‌‍ ‍‌ ‌​​‍‌‌​ ‌‌‌​​‍‌‌ ‌‍‍ ‌‍‌‌‌ ‍‌​‍‌‌​ ​ ‌​‌​​‍‌‌​ ​ ‌​‌​​‍‌‌​ ​‍​ ​‍​ ‌‍‌‍​‌‌‍‌‍​ ​‍​ ​‌‌‍‌‍‌‍‌‌‌‍‌​​ ‌‌​ ‌ ​ ‍‌​ ​ ​‍‌‌​ ​‍​ ​‍​‍‌‌​ ‌‌‌​‌​​‍ ‍‌‍​ ‌‍‍​‌‍‍‌‌‍ ​‌‍‌​‌ ​‍‌‍‌‌‌‍ ‍​‍‌‌​ ‌‌‌​​‍‌‌ ‌‍‍ ‌‍‌‌‌ ‍‌​‍‌‌​ ​ ‌​‌​​‍‌‌​ ​ ‌​‌​​‍‌‌​ ​‍​ ​‍​ ​‍‌‍​‍​ ​ ‌‍​‍​ ​ ​ ​‌​ ​‌​ ​‍​ ‍​​ ‌‌‌‍​‍‌‍‌​​‍‌‌​ ​‍​ ​‍​‍‌‌​ ‌‌‌​‌​​‍ ‍‌ ‌​‌‍‌‌‌ ‍​‌ ‌​​ ‌‍​‍‌‍​‌‌ ​ ‌‍‌‌‌‌‌‌‌ ​‍‌‍ ​​ ‌​‍‌‌​ ​‍‌​‌‍‌ ​ ‌ ‌​‌ ‌‌‌‍‌​‌‍‍‌‌‍ ​‍‌‍‌‍‍‌‌‍‌​​ ‌​ ‌‍‌‍‌​​ ‌ ‌‍​ ​ ​‍‌‍‌‍​ ‍‌​ ​‍​‍ ‌​ ‌‍​ ‌ ​ ​‌​ ‌‌​‍ ‌​ ‌​​ ​‌‌‍‌‌​ ​‍​‍ ‌​ ‍​​ ‌ ‌‍‌‌​ ‌‌​‍ ‌‌‍‌‍‌‍‌‌‌‍‌‍‌‍​‍​ ‍‌‌‍​‍​ ​​​ ‌ ‌‍‌‌‌‍​ ​ ‍​​ ‌‍​‍‌‍‌ ‌​‌ ‍‌‌ ​​‌‍‌‌​ ‌‌‍ ‍‌‍‌‌‌ ‌ ‌ ​ ​‍‌‍‌ ​​‌‍​‌‌ ‌​‌‍‍​​ ‌‌‍​ ‌‍ ‌‍ ‍‌ ‌​‌‍‌‌‌‍ ‍‌ ‌​​‍‌‌​ ‌‌‌​​‍‌‌ ‌‍‍ ‌‍‌‌‌ ‍‌​‍‌‌​ ​ ‌​‌​​‍‌‌​ ​ ‌​‌​​‍‌‌​ ​‍​ ​‍​ ‌‍‌‍​‌‌‍‌‍​ ​‍​ ​‌‌‍‌‍‌‍‌‌‌‍‌​​ ‌‌​ ‌ ​ ‍‌​ ​ ​‍‌‌​ ​‍​ ​‍​‍‌‌​ ‌‌‌​‌​​‍ ‍‌‍​ ‌‍‍​‌‍‍‌‌‍ ​‌‍‌​‌ ​‍‌‍‌‌‌‍ ‍​‍‌‌​ ‌‌‌​​‍‌‌ ‌‍‍ ‌‍‌‌‌ ‍‌​‍‌‌​ ​ ‌​‌​​‍‌‌​ ​ ‌​‌​​‍‌‌​ ​‍​ ​‍​ ​‍‌‍​‍​ ​ ‌‍​‍​ ​ ​ ​‌​ ​‌​ ​‍​ ‍​​ ‌‌‌‍​‍‌‍‌​​‍‌‌​ ​‍​ ​‍​‍‌‌​ ‌‌‌​‌​​‍ ‍‌ ‌​‌‍‌‌‌ ‍​‌ ‌​​‍‌‍‌ ​​‌‍‌‌‌ ​‍‌ ​ ‌ ​​‌‍‌‌‌‍​ ‌ ‌​‌‍‍‌‌ ‌‍‌‍‌‌​ ‌‌ ​​‌ ‌‌‌‍​‍‌‍ ​‌‍‍‌‌ ​ ‌‍‍​‌‍‌‌‌‍‌​​‍​‍‌ ‌
Students receive guidance tailored to their needs​​​​‌ ‍ ​‍​‍‌‍ ‌ ​‍‌‍‍‌‌‍‌ ‌‍‍‌‌‍ ‍​‍​‍​ ‍‍​‍​‍‌ ​ ‌‍​‌‌‍ ‍‌‍‍‌‌ ‌​‌ ‍‌​‍ ‍‌‍‍‌‌‍ ​‍​‍​‍ ​​‍​‍‌‍‍​‌ ​‍‌‍‌‌‌‍‌‍​‍​‍​ ‍‍​‍​‍​‍ ‌ ​ ‌ ‌​‌ ‌‌‌‍‌​‌‍‍‌‌‍ ​‍ ‌‍‍‌‌‍ ‍‌ ‌​‌‍‌‌‌‍ ‍‌ ‌​​‍ ‌‍‌‌‌‍‌​‌‍‍‌‌ ‌​​‍ ‌‍ ‌‌‍ ‌‍‌​‌‍‌‌​ ‌‌ ​​‌ ​‍‌‍‌‌‌ ​ ‌‍‌‌‌‍ ‍‌ ‌​‌‍​‌‌ ‌​‌‍‍‌‌‍ ‌‍ ‍​ ‍ ‌‍‍‌‌‍‌​​ ‌​ ‌‍‌‍‌​​ ‌ ‌‍​ ​ ​‍‌‍‌‍​ ‍‌​ ​‍​‍ ‌​ ‌‍​ ‌ ​ ​‌​ ‌‌​‍ ‌​ ‌​​ ​‌‌‍‌‌​ ​‍​‍ ‌​ ‍​​ ‌ ‌‍‌‌​ ‌‌​‍ ‌‌‍‌‍‌‍‌‌‌‍‌‍‌‍​‍​ ‍‌‌‍​‍​ ​​​ ‌ ‌‍‌‌‌‍​ ​ ‍​​ ‌‍​ ‍ ‌ ‌​‌ ‍‌‌ ​​‌‍‌‌​ ‌‌‍ ‍‌‍‌‌‌ ‌ ‌ ​ ​ ‍ ‌ ​​‌‍​‌‌ ‌​‌‍‍​​ ‌‌‍​ ‌‍ ‌‍ ‍‌ ‌​‌‍‌‌‌‍ ‍‌ ‌​​‍‌‌​ ‌‌‌​​‍‌‌ ‌‍‍ ‌‍‌‌‌ ‍‌​‍‌‌​ ​ ‌​‌​​‍‌‌​ ​ ‌​‌​​‍‌‌​ ​‍​ ​‍​ ‍​‌‍​‌​ ‌‌​ ‌​​ ​​​ ‍‌​ ​​​ ​‍‌‍‌‌​ ​​​ ‌ ‌‍‌​​‍‌‌​ ​‍​ ​‍​‍‌‌​ ‌‌‌​‌​​‍ ‍‌‍​ ‌‍‍​‌‍‍‌‌‍ ​‌‍‌​‌ ​‍‌‍‌‌‌‍ ‍​‍‌‌​ ‌‌‌​​‍‌‌ ‌‍‍ ‌‍‌‌‌ ‍‌​‍‌‌​ ​ ‌​‌​​‍‌‌​ ​ ‌​‌​​‍‌‌​ ​‍​ ​‍‌‍‌‍‌‍​‍‌‍​‌​ ‌​​ ‌‌‌‍​ ‌‍‌‍​ ‍​‌‍‌‌​ ​ ​ ‌ ​ ​​​‍‌‌​ ​‍​ ​‍​‍‌‌​ ‌‌‌​‌​​‍ ‍‌ ‌​‌‍‌‌‌ ‍​‌ ‌​​ ‌‍​‍‌‍​‌‌ ​ ‌‍‌‌‌‌‌‌‌ ​‍‌‍ ​​ ‌​‍‌‌​ ​‍‌​‌‍‌ ​ ‌ ‌​‌ ‌‌‌‍‌​‌‍‍‌‌‍ ​‍‌‍‌‍‍‌‌‍‌​​ ‌​ ‌‍‌‍‌​​ ‌ ‌‍​ ​ ​‍‌‍‌‍​ ‍‌​ ​‍​‍ ‌​ ‌‍​ ‌ ​ ​‌​ ‌‌​‍ ‌​ ‌​​ ​‌‌‍‌‌​ ​‍​‍ ‌​ ‍​​ ‌ ‌‍‌‌​ ‌‌​‍ ‌‌‍‌‍‌‍‌‌‌‍‌‍‌‍​‍​ ‍‌‌‍​‍​ ​​​ ‌ ‌‍‌‌‌‍​ ​ ‍​​ ‌‍​‍‌‍‌ ‌​‌ ‍‌‌ ​​‌‍‌‌​ ‌‌‍ ‍‌‍‌‌‌ ‌ ‌ ​ ​‍‌‍‌ ​​‌‍​‌‌ ‌​‌‍‍​​ ‌‌‍​ ‌‍ ‌‍ ‍‌ ‌​‌‍‌‌‌‍ ‍‌ ‌​​‍‌‌​ ‌‌‌​​‍‌‌ ‌‍‍ ‌‍‌‌‌ ‍‌​‍‌‌​ ​ ‌​‌​​‍‌‌​ ​ ‌​‌​​‍‌‌​ ​‍​ ​‍​ ‍​‌‍​‌​ ‌‌​ ‌​​ ​​​ ‍‌​ ​​​ ​‍‌‍‌‌​ ​​​ ‌ ‌‍‌​​‍‌‌​ ​‍​ ​‍​‍‌‌​ ‌‌‌​‌​​‍ ‍‌‍​ ‌‍‍​‌‍‍‌‌‍ ​‌‍‌​‌ ​‍‌‍‌‌‌‍ ‍​‍‌‌​ ‌‌‌​​‍‌‌ ‌‍‍ ‌‍‌‌‌ ‍‌​‍‌‌​ ​ ‌​‌​​‍‌‌​ ​ ‌​‌​​‍‌‌​ ​‍​ ​‍‌‍‌‍‌‍​‍‌‍​‌​ ‌​​ ‌‌‌‍​ ‌‍‌‍​ ‍​‌‍‌‌​ ​ ​ ‌ ​ ​​​‍‌‌​ ​‍​ ​‍​‍‌‌​ ‌‌‌​‌​​‍ ‍‌ ‌​‌‍‌‌‌ ‍​‌ ‌​​‍‌‍‌ ​​‌‍‌‌‌ ​‍‌ ​ ‌ ​​‌‍‌‌‌‍​ ‌ ‌​‌‍‍‌‌ ‌‍‌‍‌‌​ ‌‌ ​​‌ ‌‌‌‍​‍‌‍ ​‌‍‍‌‌ ​ ‌‍‍​‌‍‌‌‌‍‌​​‍​‍‌ ‌
Teachers can identify strengths and areas for improvement​​​​‌ ‍ ​‍​‍‌‍ ‌ ​‍‌‍‍‌‌‍‌ ‌‍‍‌‌‍ ‍​‍​‍​ ‍‍​‍​‍‌ ​ ‌‍​‌‌‍ ‍‌‍‍‌‌ ‌​‌ ‍‌​‍ ‍‌‍‍‌‌‍ ​‍​‍​‍ ​​‍​‍‌‍‍​‌ ​‍‌‍‌‌‌‍‌‍​‍​‍​ ‍‍​‍​‍​‍ ‌ ​ ‌ ‌​‌ ‌‌‌‍‌​‌‍‍‌‌‍ ​‍ ‌‍‍‌‌‍ ‍‌ ‌​‌‍‌‌‌‍ ‍‌ ‌​​‍ ‌‍‌‌‌‍‌​‌‍‍‌‌ ‌​​‍ ‌‍ ‌‌‍ ‌‍‌​‌‍‌‌​ ‌‌ ​​‌ ​‍‌‍‌‌‌ ​ ‌‍‌‌‌‍ ‍‌ ‌​‌‍​‌‌ ‌​‌‍‍‌‌‍ ‌‍ ‍​ ‍ ‌‍‍‌‌‍‌​​ ‌​ ‌‍‌‍‌​​ ‌ ‌‍​ ​ ​‍‌‍‌‍​ ‍‌​ ​‍​‍ ‌​ ‌‍​ ‌ ​ ​‌​ ‌‌​‍ ‌​ ‌​​ ​‌‌‍‌‌​ ​‍​‍ ‌​ ‍​​ ‌ ‌‍‌‌​ ‌‌​‍ ‌‌‍‌‍‌‍‌‌‌‍‌‍‌‍​‍​ ‍‌‌‍​‍​ ​​​ ‌ ‌‍‌‌‌‍​ ​ ‍​​ ‌‍​ ‍ ‌ ‌​‌ ‍‌‌ ​​‌‍‌‌​ ‌‌‍ ‍‌‍‌‌‌ ‌ ‌ ​ ​ ‍ ‌ ​​‌‍​‌‌ ‌​‌‍‍​​ ‌‌‍​ ‌‍ ‌‍ ‍‌ ‌​‌‍‌‌‌‍ ‍‌ ‌​​‍‌‌​ ‌‌‌​​‍‌‌ ‌‍‍ ‌‍‌‌‌ ‍‌​‍‌‌​ ​ ‌​‌​​‍‌‌​ ​ ‌​‌​​‍‌‌​ ​‍​ ​‍​ ‌‍‌‍‌‍‌‍‌‌‌‍‌‌‌‍‌‍​ ‌‌​ ‌​​ ‌ ​ ‌ ​ ​ ‌‍‌‌​ ‍‌​‍‌‌​ ​‍​ ​‍​‍‌‌​ ‌‌‌​‌​​‍ ‍‌‍​ ‌‍‍​‌‍‍‌‌‍ ​‌‍‌​‌ ​‍‌‍‌‌‌‍ ‍​‍‌‌​ ‌‌‌​​‍‌‌ ‌‍‍ ‌‍‌‌‌ ‍‌​‍‌‌​ ​ ‌​‌​​‍‌‌​ ​ ‌​‌​​‍‌‌​ ​‍​ ​‍​ ‍​​ ‌‌​ ‌‌​ ‌ ​ ​​​ ‍​​ ‌‍​ ​​​ ‍‌​ ​ ‌‍‌‍​ ‌​​‍‌‌​ ​‍​ ​‍​‍‌‌​ ‌‌‌​‌​​‍ ‍‌ ‌​‌‍‌‌‌ ‍​‌ ‌​​ ‌‍​‍‌‍​‌‌ ​ ‌‍‌‌‌‌‌‌‌ ​‍‌‍ ​​ ‌​‍‌‌​ ​‍‌​‌‍‌ ​ ‌ ‌​‌ ‌‌‌‍‌​‌‍‍‌‌‍ ​‍‌‍‌‍‍‌‌‍‌​​ ‌​ ‌‍‌‍‌​​ ‌ ‌‍​ ​ ​‍‌‍‌‍​ ‍‌​ ​‍​‍ ‌​ ‌‍​ ‌ ​ ​‌​ ‌‌​‍ ‌​ ‌​​ ​‌‌‍‌‌​ ​‍​‍ ‌​ ‍​​ ‌ ‌‍‌‌​ ‌‌​‍ ‌‌‍‌‍‌‍‌‌‌‍‌‍‌‍​‍​ ‍‌‌‍​‍​ ​​​ ‌ ‌‍‌‌‌‍​ ​ ‍​​ ‌‍​‍‌‍‌ ‌​‌ ‍‌‌ ​​‌‍‌‌​ ‌‌‍ ‍‌‍‌‌‌ ‌ ‌ ​ ​‍‌‍‌ ​​‌‍​‌‌ ‌​‌‍‍​​ ‌‌‍​ ‌‍ ‌‍ ‍‌ ‌​‌‍‌‌‌‍ ‍‌ ‌​​‍‌‌​ ‌‌‌​​‍‌‌ ‌‍‍ ‌‍‌‌‌ ‍‌​‍‌‌​ ​ ‌​‌​​‍‌‌​ ​ ‌​‌​​‍‌‌​ ​‍​ ​‍​ ‌‍‌‍‌‍‌‍‌‌‌‍‌‌‌‍‌‍​ ‌‌​ ‌​​ ‌ ​ ‌ ​ ​ ‌‍‌‌​ ‍‌​‍‌‌​ ​‍​ ​‍​‍‌‌​ ‌‌‌​‌​​‍ ‍‌‍​ ‌‍‍​‌‍‍‌‌‍ ​‌‍‌​‌ ​‍‌‍‌‌‌‍ ‍​‍‌‌​ ‌‌‌​​‍‌‌ ‌‍‍ ‌‍‌‌‌ ‍‌​‍‌‌​ ​ ‌​‌​​‍‌‌​ ​ ‌​‌​​‍‌‌​ ​‍​ ​‍​ ‍​​ ‌‌​ ‌‌​ ‌ ​ ​​​ ‍​​ ‌‍​ ​​​ ‍‌​ ​ ‌‍‌‍​ ‌​​‍‌‌​ ​‍​ ​‍​‍‌‌​ ‌‌‌​‌​​‍ ‍‌ ‌​‌‍‌‌‌ ‍​‌ ‌​​‍‌‍‌ ​​‌‍‌‌‌ ​‍‌ ​ ‌ ​​‌‍‌‌‌‍​ ‌ ‌​‌‍‍‌‌ ‌‍‌‍‌‌​ ‌‌ ​​‌ ‌‌‌‍​‍‌‍ ​‌‍‍‌‌ ​ ‌‍‍​‌‍‌‌‌‍‌​​‍​‍‌ ‌
Learning is adapted to suit different paces and styles​​​​‌ ‍ ​‍​‍‌‍ ‌ ​‍‌‍‍‌‌‍‌ ‌‍‍‌‌‍ ‍​‍​‍​ ‍‍​‍​‍‌ ​ ‌‍​‌‌‍ ‍‌‍‍‌‌ ‌​‌ ‍‌​‍ ‍‌‍‍‌‌‍ ​‍​‍​‍ ​​‍​‍‌‍‍​‌ ​‍‌‍‌‌‌‍‌‍​‍​‍​ ‍‍​‍​‍​‍ ‌ ​ ‌ ‌​‌ ‌‌‌‍‌​‌‍‍‌‌‍ ​‍ ‌‍‍‌‌‍ ‍‌ ‌​‌‍‌‌‌‍ ‍‌ ‌​​‍ ‌‍‌‌‌‍‌​‌‍‍‌‌ ‌​​‍ ‌‍ ‌‌‍ ‌‍‌​‌‍‌‌​ ‌‌ ​​‌ ​‍‌‍‌‌‌ ​ ‌‍‌‌‌‍ ‍‌ ‌​‌‍​‌‌ ‌​‌‍‍‌‌‍ ‌‍ ‍​ ‍ ‌‍‍‌‌‍‌​​ ‌​ ‌‍‌‍‌​​ ‌ ‌‍​ ​ ​‍‌‍‌‍​ ‍‌​ ​‍​‍ ‌​ ‌‍​ ‌ ​ ​‌​ ‌‌​‍ ‌​ ‌​​ ​‌‌‍‌‌​ ​‍​‍ ‌​ ‍​​ ‌ ‌‍‌‌​ ‌‌​‍ ‌‌‍‌‍‌‍‌‌‌‍‌‍‌‍​‍​ ‍‌‌‍​‍​ ​​​ ‌ ‌‍‌‌‌‍​ ​ ‍​​ ‌‍​ ‍ ‌ ‌​‌ ‍‌‌ ​​‌‍‌‌​ ‌‌‍ ‍‌‍‌‌‌ ‌ ‌ ​ ​ ‍ ‌ ​​‌‍​‌‌ ‌​‌‍‍​​ ‌‌‍​ ‌‍ ‌‍ ‍‌ ‌​‌‍‌‌‌‍ ‍‌ ‌​​‍‌‌​ ‌‌‌​​‍‌‌ ‌‍‍ ‌‍‌‌‌ ‍‌​‍‌‌​ ​ ‌​‌​​‍‌‌​ ​ ‌​‌​​‍‌‌​ ​‍​ ​‍​ ‌‌‌‍​‌‌‍‌​‌‍​‍‌‍‌​​ ​‌​ ​​‌‍​ ‌‍‌‍‌‍​‌‌‍‌‍‌‍​‍​‍‌‌​ ​‍​ ​‍​‍‌‌​ ‌‌‌​‌​​‍ ‍‌‍​ ‌‍‍​‌‍‍‌‌‍ ​‌‍‌​‌ ​‍‌‍‌‌‌‍ ‍​‍‌‌​ ‌‌‌​​‍‌‌ ‌‍‍ ‌‍‌‌‌ ‍‌​‍‌‌​ ​ ‌​‌​​‍‌‌​ ​ ‌​‌​​‍‌‌​ ​‍​ ​‍​ ‍‌​ ‌​‌‍​ ​ ‍‌​ ‍​​ ‌‌​ ‌ ‌‍‌​​ ‍​‌‍​ ​ ‌ ​ ‍​​‍‌‌​ ​‍​ ​‍​‍‌‌​ ‌‌‌​‌​​‍ ‍‌ ‌​‌‍‌‌‌ ‍​‌ ‌​​ ‌‍​‍‌‍​‌‌ ​ ‌‍‌‌‌‌‌‌‌ ​‍‌‍ ​​ ‌​‍‌‌​ ​‍‌​‌‍‌ ​ ‌ ‌​‌ ‌‌‌‍‌​‌‍‍‌‌‍ ​‍‌‍‌‍‍‌‌‍‌​​ ‌​ ‌‍‌‍‌​​ ‌ ‌‍​ ​ ​‍‌‍‌‍​ ‍‌​ ​‍​‍ ‌​ ‌‍​ ‌ ​ ​‌​ ‌‌​‍ ‌​ ‌​​ ​‌‌‍‌‌​ ​‍​‍ ‌​ ‍​​ ‌ ‌‍‌‌​ ‌‌​‍ ‌‌‍‌‍‌‍‌‌‌‍‌‍‌‍​‍​ ‍‌‌‍​‍​ ​​​ ‌ ‌‍‌‌‌‍​ ​ ‍​​ ‌‍​‍‌‍‌ ‌​‌ ‍‌‌ ​​‌‍‌‌​ ‌‌‍ ‍‌‍‌‌‌ ‌ ‌ ​ ​‍‌‍‌ ​​‌‍​‌‌ ‌​‌‍‍​​ ‌‌‍​ ‌‍ ‌‍ ‍‌ ‌​‌‍‌‌‌‍ ‍‌ ‌​​‍‌‌​ ‌‌‌​​‍‌‌ ‌‍‍ ‌‍‌‌‌ ‍‌​‍‌‌​ ​ ‌​‌​​‍‌‌​ ​ ‌​‌​​‍‌‌​ ​‍​ ​‍​ ‌‌‌‍​‌‌‍‌​‌‍​‍‌‍‌​​ ​‌​ ​​‌‍​ ‌‍‌‍‌‍​‌‌‍‌‍‌‍​‍​‍‌‌​ ​‍​ ​‍​‍‌‌​ ‌‌‌​‌​​‍ ‍‌‍​ ‌‍‍​‌‍‍‌‌‍ ​‌‍‌​‌ ​‍‌‍‌‌‌‍ ‍​‍‌‌​ ‌‌‌​​‍‌‌ ‌‍‍ ‌‍‌‌‌ ‍‌​‍‌‌​ ​ ‌​‌​​‍‌‌​ ​ ‌​‌​​‍‌‌​ ​‍​ ​‍​ ‍‌​ ‌​‌‍​ ​ ‍‌​ ‍​​ ‌‌​ ‌ ‌‍‌​​ ‍​‌‍​ ​ ‌ ​ ‍​​‍‌‌​ ​‍​ ​‍​‍‌‌​ ‌‌‌​‌​​‍ ‍‌ ‌​‌‍‌‌‌ ‍​‌ ‌​​‍‌‍‌ ​​‌‍‌‌‌ ​‍‌ ​ ‌ ​​‌‍‌‌‌‍​ ‌ ‌​‌‍‍‌‌ ‌‍‌‍‌‌​ ‌‌ ​​‌ ‌‌‌‍​‍‌‍ ​‌‍‍‌‌ ​ ‌‍‍​‌‍‌‌‌‍‌​​‍​‍‌ ‌
This ensures that every child feels supported and valued in their
learning journey.​​​​‌ ‍ ​‍​‍‌‍ ‌ ​‍‌‍‍‌‌‍‌ ‌‍‍‌‌‍ ‍​‍​‍​ ‍‍​‍​‍‌ ​ ‌‍​‌‌‍ ‍‌‍‍‌‌ ‌​‌ ‍‌​‍ ‍‌‍‍‌‌‍ ​‍​‍​‍ ​​‍​‍‌‍‍​‌ ​‍‌‍‌‌‌‍‌‍​‍​‍​ ‍‍​‍​‍​‍ ‌ ​ ‌ ‌​‌ ‌‌‌‍‌​‌‍‍‌‌‍ ​‍ ‌‍‍‌‌‍ ‍‌ ‌​‌‍‌‌‌‍ ‍‌ ‌​​‍ ‌‍‌‌‌‍‌​‌‍‍‌‌ ‌​​‍ ‌‍ ‌‌‍ ‌‍‌​‌‍‌‌​ ‌‌ ​​‌ ​‍‌‍‌‌‌ ​ ‌‍‌‌‌‍ ‍‌ ‌​‌‍​‌‌ ‌​‌‍‍‌‌‍ ‌‍ ‍​ ‍ ‌‍‍‌‌‍‌​​ ‌​ ‌‍‌‍‌​​ ‌ ‌‍​ ​ ​‍‌‍‌‍​ ‍‌​ ​‍​‍ ‌​ ‌‍​ ‌ ​ ​‌​ ‌‌​‍ ‌​ ‌​​ ​‌‌‍‌‌​ ​‍​‍ ‌​ ‍​​ ‌ ‌‍‌‌​ ‌‌​‍ ‌‌‍‌‍‌‍‌‌‌‍‌‍‌‍​‍​ ‍‌‌‍​‍​ ​​​ ‌ ‌‍‌‌‌‍​ ​ ‍​​ ‌‍​ ‍ ‌ ‌​‌ ‍‌‌ ​​‌‍‌‌​ ‌‌‍ ‍‌‍‌‌‌ ‌ ‌ ​ ​ ‍ ‌ ​​‌‍​‌‌ ‌​‌‍‍​​ ‌‌‍​ ‌‍ ‌‍ ‍‌ ‌​‌‍‌‌‌‍ ‍‌ ‌​​‍‌‌​ ‌‌‌​​‍‌‌ ‌‍‍ ‌‍‌‌‌ ‍‌​‍‌‌​ ​ ‌​‌​​‍‌‌​ ​ ‌​‌​​‍‌‌​ ​‍​ ​‍​ ‌‍​ ‌‌​ ​​​ ‍​‌‍​ ​ ​‌​ ‍‌​ ​​​ ‌​​ ‍‌​ ​​​ ​ ​‍‌‌​ ​‍​ ​‍​‍‌‌​ ‌‌‌​‌​​‍ ‍‌‍​ ‌‍‍​‌‍‍‌‌‍ ​‌‍‌​‌ ​‍‌‍‌‌‌‍ ‍​‍‌‌​ ‌‌‌​​‍‌‌ ‌‍‍ ‌‍‌‌‌ ‍‌​‍‌‌​ ​ ‌​‌​​‍‌‌​ ​ ‌​‌​​‍‌‌​ ​‍​ ​‍​ ​‍‌‍​ ‌‍‌‌‌‍‌‍​ ‌ ​ ‍​‌‍‌​​ ​​​ ‌‍​ ​​​ ​‌​ ​ ​‍‌‌​ ​‍​ ​‍​‍‌‌​ ‌‌‌​‌​​‍ ‍‌ ‌​‌‍‌‌‌ ‍​‌ ‌​​ ‌‍​‍‌‍​‌‌ ​ ‌‍‌‌‌‌‌‌‌ ​‍‌‍ ​​ ‌​‍‌‌​ ​‍‌​‌‍‌ ​ ‌ ‌​‌ ‌‌‌‍‌​‌‍‍‌‌‍ ​‍‌‍‌‍‍‌‌‍‌​​ ‌​ ‌‍‌‍‌​​ ‌ ‌‍​ ​ ​‍‌‍‌‍​ ‍‌​ ​‍​‍ ‌​ ‌‍​ ‌ ​ ​‌​ ‌‌​‍ ‌​ ‌​​ ​‌‌‍‌‌​ ​‍​‍ ‌​ ‍​​ ‌ ‌‍‌‌​ ‌‌​‍ ‌‌‍‌‍‌‍‌‌‌‍‌‍‌‍​‍​ ‍‌‌‍​‍​ ​​​ ‌ ‌‍‌‌‌‍​ ​ ‍​​ ‌‍​‍‌‍‌ ‌​‌ ‍‌‌ ​​‌‍‌‌​ ‌‌‍ ‍‌‍‌‌‌ ‌ ‌ ​ ​‍‌‍‌ ​​‌‍​‌‌ ‌​‌‍‍​​ ‌‌‍​ ‌‍ ‌‍ ‍‌ ‌​‌‍‌‌‌‍ ‍‌ ‌​​‍‌‌​ ‌‌‌​​‍‌‌ ‌‍‍ ‌‍‌‌‌ ‍‌​‍‌‌​ ​ ‌​‌​​‍‌‌​ ​ ‌​‌​​‍‌‌​ ​‍​ ​‍​ ‌‍​ ‌‌​ ​​​ ‍​‌‍​ ​ ​‌​ ‍‌​ ​​​ ‌​​ ‍‌​ ​​​ ​ ​‍‌‌​ ​‍​ ​‍​‍‌‌​ ‌‌‌​‌​​‍ ‍‌‍​ ‌‍‍​‌‍‍‌‌‍ ​‌‍‌​‌ ​‍‌‍‌‌‌‍ ‍​‍‌‌​ ‌‌‌​​‍‌‌ ‌‍‍ ‌‍‌‌‌ ‍‌​‍‌‌​ ​ ‌​‌​​‍‌‌​ ​ ‌​‌​​‍‌‌​ ​‍​ ​‍​ ​‍‌‍​ ‌‍‌‌‌‍‌‍​ ‌ ​ ‍​‌‍‌​​ ​​​ ‌‍​ ​​​ ​‌​ ​ ​‍‌‌​ ​‍​ ​‍​‍‌‌​ ‌‌‌​‌​​‍ ‍‌ ‌​‌‍‌‌‌ ‍​‌ ‌​​‍‌‍‌ ​​‌‍‌‌‌ ​‍‌ ​ ‌ ​​‌‍‌‌‌‍​ ‌ ‌​‌‍‍‌‌ ‌‍‌‍‌‌​ ‌‌ ​​‌ ‌‌‌‍​‍‌‍ ​‌‍‍‌‌ ​ ‌‍‍​‌‍‌‌‌‍‌​​‍​‍‌ ‌
Reflecting on the Day​​​​‌ ‍ ​‍​‍‌‍ ‌ ​‍‌‍‍‌‌‍‌ ‌‍‍‌‌‍ ‍​‍​‍​ ‍‍​‍​‍‌ ​ ‌‍​‌‌‍ ‍‌‍‍‌‌ ‌​‌ ‍‌​‍ ‍‌‍‍‌‌‍ ​‍​‍​‍ ​​‍​‍‌‍‍​‌ ​‍‌‍‌‌‌‍‌‍​‍​‍​ ‍‍​‍​‍​‍ ‌ ​ ‌ ‌​‌ ‌‌‌‍‌​‌‍‍‌‌‍ ​‍ ‌‍‍‌‌‍ ‍‌ ‌​‌‍‌‌‌‍ ‍‌ ‌​​‍ ‌‍‌‌‌‍‌​‌‍‍‌‌ ‌​​‍ ‌‍ ‌‌‍ ‌‍‌​‌‍‌‌​ ‌‌ ​​‌ ​‍‌‍‌‌‌ ​ ‌‍‌‌‌‍ ‍‌ ‌​‌‍​‌‌ ‌​‌‍‍‌‌‍ ‌‍ ‍​ ‍ ‌‍‍‌‌‍‌​​ ‌​ ‌‍‌‍‌​​ ‌ ‌‍​ ​ ​‍‌‍‌‍​ ‍‌​ ​‍​‍ ‌​ ‌‍​ ‌ ​ ​‌​ ‌‌​‍ ‌​ ‌​​ ​‌‌‍‌‌​ ​‍​‍ ‌​ ‍​​ ‌ ‌‍‌‌​ ‌‌​‍ ‌‌‍‌‍‌‍‌‌‌‍‌‍‌‍​‍​ ‍‌‌‍​‍​ ​​​ ‌ ‌‍‌‌‌‍​ ​ ‍​​ ‌‍​ ‍ ‌ ‌​‌ ‍‌‌ ​​‌‍‌‌​ ‌‌‍ ‍‌‍‌‌‌ ‌ ‌ ​ ​ ‍ ‌ ​​‌‍​‌‌ ‌​‌‍‍​​ ‌‌‍​ ‌‍ ‌‍ ‍‌ ‌​‌‍‌‌‌‍ ‍‌ ‌​​‍‌‌​ ‌‌‌​​‍‌‌ ‌‍‍ ‌‍‌‌‌ ‍‌​‍‌‌​ ​ ‌​‌​​‍‌‌​ ​ ‌​‌​​‍‌‌​ ​‍​ ​‍​ ​‍​ ‌‌‌‍​ ​ ‌ ​ ‌‌​ ​ ‌‍​ ‌‍‌‌​ ‌‍​ ‍​‌‍​ ​ ‍​​‍‌‌​ ​‍​ ​‍​‍‌‌​ ‌‌‌​‌​​‍ ‍‌‍​ ‌‍‍​‌‍‍‌‌‍ ​‌‍‌​‌ ​‍‌‍‌‌‌‍ ‍​‍‌‌​ ‌‌‌​​‍‌‌ ‌‍‍ ‌‍‌‌‌ ‍‌​‍‌‌​ ​ ‌​‌​​‍‌‌​ ​ ‌​‌​​‍‌‌​ ​‍​ ​‍‌‍‌‌​ ‍‌​ ‌​‌‍​‍‌‍‌​​ ‌‌‌‍‌‌​ ‌ ​ ​‍‌‍‌‍​ ​ ‌‍‌​​‍‌‌​ ​‍​ ​‍​‍‌‌​ ‌‌‌​‌​​‍ ‍‌ ‌​‌‍‌‌‌ ‍​‌ ‌​​ ‌‍​‍‌‍​‌‌ ​ ‌‍‌‌‌‌‌‌‌ ​‍‌‍ ​​ ‌​‍‌‌​ ​‍‌​‌‍‌ ​ ‌ ‌​‌ ‌‌‌‍‌​‌‍‍‌‌‍ ​‍‌‍‌‍‍‌‌‍‌​​ ‌​ ‌‍‌‍‌​​ ‌ ‌‍​ ​ ​‍‌‍‌‍​ ‍‌​ ​‍​‍ ‌​ ‌‍​ ‌ ​ ​‌​ ‌‌​‍ ‌​ ‌​​ ​‌‌‍‌‌​ ​‍​‍ ‌​ ‍​​ ‌ ‌‍‌‌​ ‌‌​‍ ‌‌‍‌‍‌‍‌‌‌‍‌‍‌‍​‍​ ‍‌‌‍​‍​ ​​​ ‌ ‌‍‌‌‌‍​ ​ ‍​​ ‌‍​‍‌‍‌ ‌​‌ ‍‌‌ ​​‌‍‌‌​ ‌‌‍ ‍‌‍‌‌‌ ‌ ‌ ​ ​‍‌‍‌ ​​‌‍​‌‌ ‌​‌‍‍​​ ‌‌‍​ ‌‍ ‌‍ ‍‌ ‌​‌‍‌‌‌‍ ‍‌ ‌​​‍‌‌​ ‌‌‌​​‍‌‌ ‌‍‍ ‌‍‌‌‌ ‍‌​‍‌‌​ ​ ‌​‌​​‍‌‌​ ​ ‌​‌​​‍‌‌​ ​‍​ ​‍​ ​‍​ ‌‌‌‍​ ​ ‌ ​ ‌‌​ ​ ‌‍​ ‌‍‌‌​ ‌‍​ ‍​‌‍​ ​ ‍​​‍‌‌​ ​‍​ ​‍​‍‌‌​ ‌‌‌​‌​​‍ ‍‌‍​ ‌‍‍​‌‍‍‌‌‍ ​‌‍‌​‌ ​‍‌‍‌‌‌‍ ‍​‍‌‌​ ‌‌‌​​‍‌‌ ‌‍‍ ‌‍‌‌‌ ‍‌​‍‌‌​ ​ ‌​‌​​‍‌‌​ ​ ‌​‌​​‍‌‌​ ​‍​ ​‍‌‍‌‌​ ‍‌​ ‌​‌‍​‍‌‍‌​​ ‌‌‌‍‌‌​ ‌ ​ ​‍‌‍‌‍​ ​ ‌‍‌​​‍‌‌​ ​‍​ ​‍​‍‌‌​ ‌‌‌​‌​​‍ ‍‌ ‌​‌‍‌‌‌ ‍​‌ ‌​​‍‌‍‌ ​​‌‍‌‌‌ ​‍‌ ​ ‌ ​​‌‍‌‌‌‍​ ‌ ‌​‌‍‍‌‌ ‌‍‌‍‌‌​ ‌‌ ​​‌ ‌‌‌‍​‍‌‍ ​‌‍‍‌‌ ​ ‌‍‍​‌‍‌‌‌‍‌​​‍​‍‌ ‌
As the school day comes to an end, students often take time to
reflect on what they have learned. This could involve:​​​​‌ ‍ ​‍​‍‌‍ ‌ ​‍‌‍‍‌‌‍‌ ‌‍‍‌‌‍ ‍​‍​‍​ ‍‍​‍​‍‌ ​ ‌‍​‌‌‍ ‍‌‍‍‌‌ ‌​‌ ‍‌​‍ ‍‌‍‍‌‌‍ ​‍​‍​‍ ​​‍​‍‌‍‍​‌ ​‍‌‍‌‌‌‍‌‍​‍​‍​ ‍‍​‍​‍​‍ ‌ ​ ‌ ‌​‌ ‌‌‌‍‌​‌‍‍‌‌‍ ​‍ ‌‍‍‌‌‍ ‍‌ ‌​‌‍‌‌‌‍ ‍‌ ‌​​‍ ‌‍‌‌‌‍‌​‌‍‍‌‌ ‌​​‍ ‌‍ ‌‌‍ ‌‍‌​‌‍‌‌​ ‌‌ ​​‌ ​‍‌‍‌‌‌ ​ ‌‍‌‌‌‍ ‍‌ ‌​‌‍​‌‌ ‌​‌‍‍‌‌‍ ‌‍ ‍​ ‍ ‌‍‍‌‌‍‌​​ ‌​ ‌‍‌‍‌​​ ‌ ‌‍​ ​ ​‍‌‍‌‍​ ‍‌​ ​‍​‍ ‌​ ‌‍​ ‌ ​ ​‌​ ‌‌​‍ ‌​ ‌​​ ​‌‌‍‌‌​ ​‍​‍ ‌​ ‍​​ ‌ ‌‍‌‌​ ‌‌​‍ ‌‌‍‌‍‌‍‌‌‌‍‌‍‌‍​‍​ ‍‌‌‍​‍​ ​​​ ‌ ‌‍‌‌‌‍​ ​ ‍​​ ‌‍​ ‍ ‌ ‌​‌ ‍‌‌ ​​‌‍‌‌​ ‌‌‍ ‍‌‍‌‌‌ ‌ ‌ ​ ​ ‍ ‌ ​​‌‍​‌‌ ‌​‌‍‍​​ ‌‌‍​ ‌‍ ‌‍ ‍‌ ‌​‌‍‌‌‌‍ ‍‌ ‌​​‍‌‌​ ‌‌‌​​‍‌‌ ‌‍‍ ‌‍‌‌‌ ‍‌​‍‌‌​ ​ ‌​‌​​‍‌‌​ ​ ‌​‌​​‍‌‌​ ​‍​ ​‍‌‍‌‍​ ‍​​ ​​‌‍​ ​ ​ ‌‍​‌​ ‍‌​ ‌‌​ ​ ​ ‌​‌‍‌‍​ ‍‌​‍‌‌​ ​‍​ ​‍​‍‌‌​ ‌‌‌​‌​​‍ ‍‌‍​ ‌‍‍​‌‍‍‌‌‍ ​‌‍‌​‌ ​‍‌‍‌‌‌‍ ‍​‍‌‌​ ‌‌‌​​‍‌‌ ‌‍‍ ‌‍‌‌‌ ‍‌​‍‌‌​ ​ ‌​‌​​‍‌‌​ ​ ‌​‌​​‍‌‌​ ​‍​ ​‍‌‍‌​‌‍‌‍​ ‌ ​ ‌‌‌‍​‍‌‍​‍‌‍​ ‌‍‌​‌‍​ ​ ​​‌‍‌​‌‍‌‌​‍‌‌​ ​‍​ ​‍​‍‌‌​ ‌‌‌​‌​​‍ ‍‌ ‌​‌‍‌‌‌ ‍​‌ ‌​​ ‌‍​‍‌‍​‌‌ ​ ‌‍‌‌‌‌‌‌‌ ​‍‌‍ ​​ ‌​‍‌‌​ ​‍‌​‌‍‌ ​ ‌ ‌​‌ ‌‌‌‍‌​‌‍‍‌‌‍ ​‍‌‍‌‍‍‌‌‍‌​​ ‌​ ‌‍‌‍‌​​ ‌ ‌‍​ ​ ​‍‌‍‌‍​ ‍‌​ ​‍​‍ ‌​ ‌‍​ ‌ ​ ​‌​ ‌‌​‍ ‌​ ‌​​ ​‌‌‍‌‌​ ​‍​‍ ‌​ ‍​​ ‌ ‌‍‌‌​ ‌‌​‍ ‌‌‍‌‍‌‍‌‌‌‍‌‍‌‍​‍​ ‍‌‌‍​‍​ ​​​ ‌ ‌‍‌‌‌‍​ ​ ‍​​ ‌‍​‍‌‍‌ ‌​‌ ‍‌‌ ​​‌‍‌‌​ ‌‌‍ ‍‌‍‌‌‌ ‌ ‌ ​ ​‍‌‍‌ ​​‌‍​‌‌ ‌​‌‍‍​​ ‌‌‍​ ‌‍ ‌‍ ‍‌ ‌​‌‍‌‌‌‍ ‍‌ ‌​​‍‌‌​ ‌‌‌​​‍‌‌ ‌‍‍ ‌‍‌‌‌ ‍‌​‍‌‌​ ​ ‌​‌​​‍‌‌​ ​ ‌​‌​​‍‌‌​ ​‍​ ​‍‌‍‌‍​ ‍​​ ​​‌‍​ ​ ​ ‌‍​‌​ ‍‌​ ‌‌​ ​ ​ ‌​‌‍‌‍​ ‍‌​‍‌‌​ ​‍​ ​‍​‍‌‌​ ‌‌‌​‌​​‍ ‍‌‍​ ‌‍‍​‌‍‍‌‌‍ ​‌‍‌​‌ ​‍‌‍‌‌‌‍ ‍​‍‌‌​ ‌‌‌​​‍‌‌ ‌‍‍ ‌‍‌‌‌ ‍‌​‍‌‌​ ​ ‌​‌​​‍‌‌​ ​ ‌​‌​​‍‌‌​ ​‍​ ​‍‌‍‌​‌‍‌‍​ ‌ ​ ‌‌‌‍​‍‌‍​‍‌‍​ ‌‍‌​‌‍​ ​ ​​‌‍‌​‌‍‌‌​‍‌‌​ ​‍​ ​‍​‍‌‌​ ‌‌‌​‌​​‍ ‍‌ ‌​‌‍‌‌‌ ‍​‌ ‌​​‍‌‍‌ ​​‌‍‌‌‌ ​‍‌ ​ ‌ ​​‌‍‌‌‌‍​ ‌ ‌​‌‍‍‌‌ ‌‍‌‍‌‌​ ‌‌ ​​‌ ‌‌‌‍​‍‌‍ ​‌‍‍‌‌ ​ ‌‍‍​‌‍‌‌‌‍‌​​‍​‍‌ ‌